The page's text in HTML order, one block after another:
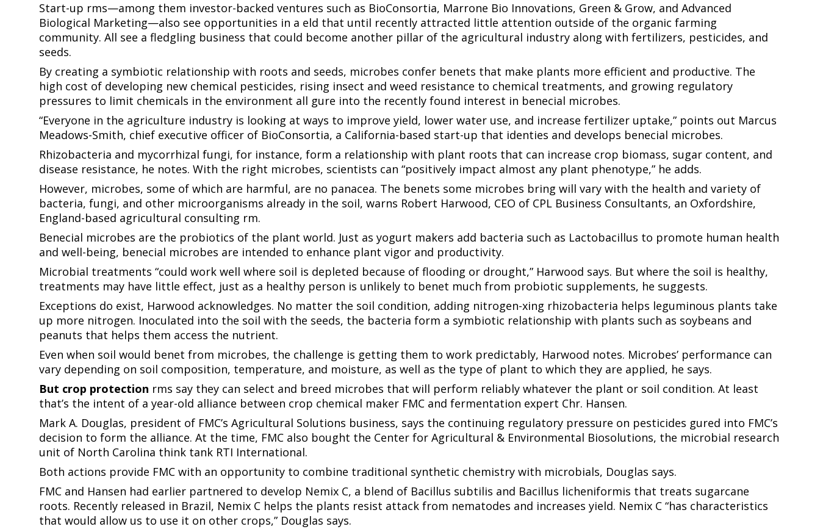
Start-up firms—among them investor-backed ventures such as BioConsortia, Marrone Bio Innovations, Green & Grow, and Advanced
Biological Marketing—also see opportunities in a field that until recently attracted little attention outside of the organic farming
community. All see a fledgling business that could become another pillar of the agricultural industry along with fertilizers, pesticides, and
seeds.​​​​‌ ‍ ​‍​‍‌‍ ‌ ​‍‌‍‍‌‌‍‌ ‌‍‍‌‌‍ ‍​‍​‍​ ‍‍​‍​‍‌ ​ ‌‍​‌‌‍ ‍‌‍‍‌‌ ‌​‌ ‍‌​‍ ‍‌‍‍‌‌‍ ​‍​‍​‍ ​​‍​‍‌‍‍​‌ ​‍‌‍‌‌‌‍‌‍​‍​‍​ ‍‍​‍​‍​‍ ‌ ​ ‌ ‌​‌ ‌‌‌‍‌​‌‍‍‌‌‍ ​‍ ‌‍‍‌‌‍ ‍‌ ‌​‌‍‌‌‌‍ ‍‌ ‌​​‍ ‌‍‌‌‌‍‌​‌‍‍‌‌ ‌​​‍ ‌‍ ‌‌‍ ‌‍‌​‌‍‌‌​ ‌‌ ​​‌ ​‍‌‍‌‌‌ ​ ‌‍‌‌‌‍ ‍‌ ‌​‌‍​‌‌ ‌​‌‍‍‌‌‍ ‌‍ ‍​ ‍ ‌‍‍‌‌‍‌​​ ‌‌ ​​‌‍ ‌ ​ ‌ ‌​​‍ ‍‌ ​ ‌‍​‌​‍ ‍‌‍‌ ‌ ​‍‌‍ ‌ ‌ ‌‍‍‌‌‍ ‍‌‍‌ ​‍ ‌‌ ​​‌ ​‍‌‍ ‌‍‌‍‌‍‍‌‌ ‌​‌ ​ ​‍ ‌‌ ‌ ‌‍‍‌‌ ‌​‌‍‍​​‍ ‌‌‍ ‌‌‍‍‌‌‍​ ‌ ​‍‌‍ ‌‍​‍‌‍‌‌‌ ​ ​ ‍ ‌ ‌​‌ ‍‌‌ ​​‌‍‌‌​ ‌‌ ​​‌‍ ‌ ​ ‌ ‌​​ ‍ ‌ ​​‌‍​‌‌ ‌​‌‍‍​​ ‌‌‍​‍‌‍ ‌‍‌​‌ ‍‌​‍‌‌​ ‌‌‌​​‍‌‌ ‌‍‍ ‌‍‌‌‌ ‍‌​‍‌‌​ ​ ‌​‌​​‍‌‌​ ​ ‌​‌​​‍‌‌​ ​‍​ ​‍​ ​​‌‍​ ​ ​‍‌‍‌‌​ ​‍‌‍​‌​ ​‌​ ‍​‌‍​‌‌‍‌​​ ​‌​ ‌ ​‍‌‌​ ​‍​ ​‍​‍‌‌​ ‌‌‌​‌​​‍ ‍‌‍​ ‌‍‍​‌‍‍‌‌‍ ​‌‍‌​‌ ​‍‌‍‌‌‌‍ ‍​‍‌‌​ ‌‌‌​​‍‌‌ ‌‍‍ ‌‍‌‌‌ ‍‌​‍‌‌​ ​ ‌​‌​​‍‌‌​ ​ ‌​‌​​‍‌‌​ ​‍​ ​‍​ ‌‍​ ​‍​ ‌‍​ ‌​​ ‌ ​ ‌‌​ ‌‍​ ‌‌​ ‍‌‌‍‌‍‌‍​ ‌‍‌‌​ ​​​‍‌‌​ ​‍​ ​‍​‍‌‌​ ‌‌‌​‌​​‍ ‍‌ ‌​‌‍‌‌‌ ‍​‌ ‌​​ ‌‍​‍‌‍​‌‌ ​ ‌‍‌‌‌‌‌‌‌ ​‍‌‍ ​​ ‌​‍‌‌​ ​‍‌​‌‍‌ ​ ‌ ‌​‌ ‌‌‌‍‌​‌‍‍‌‌‍ ​‍‌‍‌‍‍‌‌‍‌​​ ‌‌ ​​‌‍ ‌ ​ ‌ ‌​​‍ ‍‌ ​ ‌‍​‌​‍ ‍‌‍‌ ‌ ​‍‌‍ ‌ ‌ ‌‍‍‌‌‍ ‍‌‍‌ ​‍ ‌‌ ​​‌ ​‍‌‍ ‌‍‌‍‌‍‍‌‌ ‌​‌ ​ ​‍ ‌‌ ‌ ‌‍‍‌‌ ‌​‌‍‍​​‍ ‌‌‍ ‌‌‍‍‌‌‍​ ‌ ​‍‌‍ ‌‍​‍‌‍‌‌‌ ​ ​‍‌‍‌ ‌​‌ ‍‌‌ ​​‌‍‌‌​ ‌‌ ​​‌‍ ‌ ​ ‌ ‌​​‍‌‍‌ ​​‌‍​‌‌ ‌​‌‍‍​​ ‌‌‍​‍‌‍ ‌‍‌​‌ ‍‌​‍‌‌​ ‌‌‌​​‍‌‌ ‌‍‍ ‌‍‌‌‌ ‍‌​‍‌‌​ ​ ‌​‌​​‍‌‌​ ​ ‌​‌​​‍‌‌​ ​‍​ ​‍​ ​​‌‍​ ​ ​‍‌‍‌‌​ ​‍‌‍​‌​ ​‌​ ‍​‌‍​‌‌‍‌​​ ​‌​ ‌ ​‍‌‌​ ​‍​ ​‍​‍‌‌​ ‌‌‌​‌​​‍ ‍‌‍​ ‌‍‍​‌‍‍‌‌‍ ​‌‍‌​‌ ​‍‌‍‌‌‌‍ ‍​‍‌‌​ ‌‌‌​​‍‌‌ ‌‍‍ ‌‍‌‌‌ ‍‌​‍‌‌​ ​ ‌​‌​​‍‌‌​ ​ ‌​‌​​‍‌‌​ ​‍​ ​‍​ ‌‍​ ​‍​ ‌‍​ ‌​​ ‌ ​ ‌‌​ ‌‍​ ‌‌​ ‍‌‌‍‌‍‌‍​ ‌‍‌‌​ ​​​‍‌‌​ ​‍​ ​‍​‍‌‌​ ‌‌‌​‌​​‍ ‍‌ ‌​‌‍‌‌‌ ‍​‌ ‌​​‍‌‍‌ ​​‌‍‌‌‌ ​‍‌ ​ ‌ ​​‌‍‌‌‌‍​ ‌ ‌​‌‍‍‌‌ ‌‍‌‍‌‌​ ‌‌ ​​‌ ‌‌‌‍​‍‌‍ ​‌‍‍‌‌ ​ ‌‍‍​‌‍‌‌‌‍‌​​‍​‍‌ ‌
By creating a symbiotic relationship with roots and seeds, microbes confer benefits that make plants more efficient and productive. The
high cost of developing new chemical pesticides, rising insect and weed resistance to chemical treatments, and growing regulatory
pressures to limit chemicals in the environment all figure into the recently found interest in beneficial microbes.​​​​‌ ‍ ​‍​‍‌‍ ‌ ​‍‌‍‍‌‌‍‌ ‌‍‍‌‌‍ ‍​‍​‍​ ‍‍​‍​‍‌ ​ ‌‍​‌‌‍ ‍‌‍‍‌‌ ‌​‌ ‍‌​‍ ‍‌‍‍‌‌‍ ​‍​‍​‍ ​​‍​‍‌‍‍​‌ ​‍‌‍‌‌‌‍‌‍​‍​‍​ ‍‍​‍​‍​‍ ‌ ​ ‌ ‌​‌ ‌‌‌‍‌​‌‍‍‌‌‍ ​‍ ‌‍‍‌‌‍ ‍‌ ‌​‌‍‌‌‌‍ ‍‌ ‌​​‍ ‌‍‌‌‌‍‌​‌‍‍‌‌ ‌​​‍ ‌‍ ‌‌‍ ‌‍‌​‌‍‌‌​ ‌‌ ​​‌ ​‍‌‍‌‌‌ ​ ‌‍‌‌‌‍ ‍‌ ‌​‌‍​‌‌ ‌​‌‍‍‌‌‍ ‌‍ ‍​ ‍ ‌‍‍‌‌‍‌​​ ‌‌ ​​‌‍ ‌ ​ ‌ ‌​​‍ ‍‌ ​ ‌‍​‌​‍ ‍‌‍‌ ‌ ​‍‌‍ ‌ ‌ ‌‍‍‌‌‍ ‍‌‍‌ ​‍ ‌‌ ​​‌ ​‍‌‍ ‌‍‌‍‌‍‍‌‌ ‌​‌ ​ ​‍ ‌‌ ‌ ‌‍‍‌‌ ‌​‌‍‍​​‍ ‌‌‍ ‌‌‍‍‌‌‍​ ‌ ​‍‌‍ ‌‍​‍‌‍‌‌‌ ​ ​ ‍ ‌ ‌​‌ ‍‌‌ ​​‌‍‌‌​ ‌‌ ​​‌‍ ‌ ​ ‌ ‌​​ ‍ ‌ ​​‌‍​‌‌ ‌​‌‍‍​​ ‌‌‍​‍‌‍ ‌‍‌​‌ ‍‌​‍‌‌​ ‌‌‌​​‍‌‌ ‌‍‍ ‌‍‌‌‌ ‍‌​‍‌‌​ ​ ‌​‌​​‍‌‌​ ​ ‌​‌​​‍‌‌​ ​‍​ ​‍​ ‍‌‌‍‌​​ ‍‌​ ​‍​ ​ ​ ‌‌​ ‌‍​ ‌‍​ ​‌​ ​​​ ‍​​ ‌ ​‍‌‌​ ​‍​ ​‍​‍‌‌​ ‌‌‌​‌​​‍ ‍‌‍​ ‌‍‍​‌‍‍‌‌‍ ​‌‍‌​‌ ​‍‌‍‌‌‌‍ ‍​‍‌‌​ ‌‌‌​​‍‌‌ ‌‍‍ ‌‍‌‌‌ ‍‌​‍‌‌​ ​ ‌​‌​​‍‌‌​ ​ ‌​‌​​‍‌‌​ ​‍​ ​‍​ ‍​​ ​‍‌‍‌​​ ‌‍​ ‍‌‌‍‌‍‌‍​‍‌‍​‌‌‍​‍​ ‌‍‌‍​‌​ ‌‍​ ​​​‍‌‌​ ​‍​ ​‍​‍‌‌​ ‌‌‌​‌​​‍ ‍‌ ‌​‌‍‌‌‌ ‍​‌ ‌​​ ‌‍​‍‌‍​‌‌ ​ ‌‍‌‌‌‌‌‌‌ ​‍‌‍ ​​ ‌​‍‌‌​ ​‍‌​‌‍‌ ​ ‌ ‌​‌ ‌‌‌‍‌​‌‍‍‌‌‍ ​‍‌‍‌‍‍‌‌‍‌​​ ‌‌ ​​‌‍ ‌ ​ ‌ ‌​​‍ ‍‌ ​ ‌‍​‌​‍ ‍‌‍‌ ‌ ​‍‌‍ ‌ ‌ ‌‍‍‌‌‍ ‍‌‍‌ ​‍ ‌‌ ​​‌ ​‍‌‍ ‌‍‌‍‌‍‍‌‌ ‌​‌ ​ ​‍ ‌‌ ‌ ‌‍‍‌‌ ‌​‌‍‍​​‍ ‌‌‍ ‌‌‍‍‌‌‍​ ‌ ​‍‌‍ ‌‍​‍‌‍‌‌‌ ​ ​‍‌‍‌ ‌​‌ ‍‌‌ ​​‌‍‌‌​ ‌‌ ​​‌‍ ‌ ​ ‌ ‌​​‍‌‍‌ ​​‌‍​‌‌ ‌​‌‍‍​​ ‌‌‍​‍‌‍ ‌‍‌​‌ ‍‌​‍‌‌​ ‌‌‌​​‍‌‌ ‌‍‍ ‌‍‌‌‌ ‍‌​‍‌‌​ ​ ‌​‌​​‍‌‌​ ​ ‌​‌​​‍‌‌​ ​‍​ ​‍​ ‍‌‌‍‌​​ ‍‌​ ​‍​ ​ ​ ‌‌​ ‌‍​ ‌‍​ ​‌​ ​​​ ‍​​ ‌ ​‍‌‌​ ​‍​ ​‍​‍‌‌​ ‌‌‌​‌​​‍ ‍‌‍​ ‌‍‍​‌‍‍‌‌‍ ​‌‍‌​‌ ​‍‌‍‌‌‌‍ ‍​‍‌‌​ ‌‌‌​​‍‌‌ ‌‍‍ ‌‍‌‌‌ ‍‌​‍‌‌​ ​ ‌​‌​​‍‌‌​ ​ ‌​‌​​‍‌‌​ ​‍​ ​‍​ ‍​​ ​‍‌‍‌​​ ‌‍​ ‍‌‌‍‌‍‌‍​‍‌‍​‌‌‍​‍​ ‌‍‌‍​‌​ ‌‍​ ​​​‍‌‌​ ​‍​ ​‍​‍‌‌​ ‌‌‌​‌​​‍ ‍‌ ‌​‌‍‌‌‌ ‍​‌ ‌​​‍‌‍‌ ​​‌‍‌‌‌ ​‍‌ ​ ‌ ​​‌‍‌‌‌‍​ ‌ ‌​‌‍‍‌‌ ‌‍‌‍‌‌​ ‌‌ ​​‌ ‌‌‌‍​‍‌‍ ​‌‍‍‌‌ ​ ‌‍‍​‌‍‌‌‌‍‌​​‍​‍‌ ‌
“Everyone in the agriculture industry is looking at ways to improve yield, lower water use, and increase fertilizer uptake,” points out Marcus
Meadows-Smith, chief executive officer of BioConsortia, a California-based start-up that identifies and develops beneficial microbes.​​​​‌ ‍ ​‍​‍‌‍ ‌ ​‍‌‍‍‌‌‍‌ ‌‍‍‌‌‍ ‍​‍​‍​ ‍‍​‍​‍‌ ​ ‌‍​‌‌‍ ‍‌‍‍‌‌ ‌​‌ ‍‌​‍ ‍‌‍‍‌‌‍ ​‍​‍​‍ ​​‍​‍‌‍‍​‌ ​‍‌‍‌‌‌‍‌‍​‍​‍​ ‍‍​‍​‍​‍ ‌ ​ ‌ ‌​‌ ‌‌‌‍‌​‌‍‍‌‌‍ ​‍ ‌‍‍‌‌‍ ‍‌ ‌​‌‍‌‌‌‍ ‍‌ ‌​​‍ ‌‍‌‌‌‍‌​‌‍‍‌‌ ‌​​‍ ‌‍ ‌‌‍ ‌‍‌​‌‍‌‌​ ‌‌ ​​‌ ​‍‌‍‌‌‌ ​ ‌‍‌‌‌‍ ‍‌ ‌​‌‍​‌‌ ‌​‌‍‍‌‌‍ ‌‍ ‍​ ‍ ‌‍‍‌‌‍‌​​ ‌‌ ​​‌‍ ‌ ​ ‌ ‌​​‍ ‍‌ ​ ‌‍​‌​‍ ‍‌‍‌ ‌ ​‍‌‍ ‌ ‌ ‌‍‍‌‌‍ ‍‌‍‌ ​‍ ‌‌ ​​‌ ​‍‌‍ ‌‍‌‍‌‍‍‌‌ ‌​‌ ​ ​‍ ‌‌ ‌ ‌‍‍‌‌ ‌​‌‍‍​​‍ ‌‌‍ ‌‌‍‍‌‌‍​ ‌ ​‍‌‍ ‌‍​‍‌‍‌‌‌ ​ ​ ‍ ‌ ‌​‌ ‍‌‌ ​​‌‍‌‌​ ‌‌ ​​‌‍ ‌ ​ ‌ ‌​​ ‍ ‌ ​​‌‍​‌‌ ‌​‌‍‍​​ ‌‌‍​‍‌‍ ‌‍‌​‌ ‍‌​‍‌‌​ ‌‌‌​​‍‌‌ ‌‍‍ ‌‍‌‌‌ ‍‌​‍‌‌​ ​ ‌​‌​​‍‌‌​ ​ ‌​‌​​‍‌‌​ ​‍​ ​‍‌‍‌‍‌‍‌‌‌‍‌​​ ‍‌‌‍‌‍​ ‌ ‌‍‌​​ ‍‌​ ‌‍​ ​‍‌‍​ ​ ​‍​‍‌‌​ ​‍​ ​‍​‍‌‌​ ‌‌‌​‌​​‍ ‍‌‍​ ‌‍‍​‌‍‍‌‌‍ ​‌‍‌​‌ ​‍‌‍‌‌‌‍ ‍​‍‌‌​ ‌‌‌​​‍‌‌ ‌‍‍ ‌‍‌‌‌ ‍‌​‍‌‌​ ​ ‌​‌​​‍‌‌​ ​ ‌​‌​​‍‌‌​ ​‍​ ​‍​ ​‌​ ​ ​ ‍‌​ ​ ‌‍‌​​ ​ ​ ‍‌​ ​‌​ ​​​ ‍​​ ‌‌​ ​‍​ ​​​‍‌‌​ ​‍​ ​‍​‍‌‌​ ‌‌‌​‌​​‍ ‍‌ ‌​‌‍‌‌‌ ‍​‌ ‌​​ ‌‍​‍‌‍​‌‌ ​ ‌‍‌‌‌‌‌‌‌ ​‍‌‍ ​​ ‌​‍‌‌​ ​‍‌​‌‍‌ ​ ‌ ‌​‌ ‌‌‌‍‌​‌‍‍‌‌‍ ​‍‌‍‌‍‍‌‌‍‌​​ ‌‌ ​​‌‍ ‌ ​ ‌ ‌​​‍ ‍‌ ​ ‌‍​‌​‍ ‍‌‍‌ ‌ ​‍‌‍ ‌ ‌ ‌‍‍‌‌‍ ‍‌‍‌ ​‍ ‌‌ ​​‌ ​‍‌‍ ‌‍‌‍‌‍‍‌‌ ‌​‌ ​ ​‍ ‌‌ ‌ ‌‍‍‌‌ ‌​‌‍‍​​‍ ‌‌‍ ‌‌‍‍‌‌‍​ ‌ ​‍‌‍ ‌‍​‍‌‍‌‌‌ ​ ​‍‌‍‌ ‌​‌ ‍‌‌ ​​‌‍‌‌​ ‌‌ ​​‌‍ ‌ ​ ‌ ‌​​‍‌‍‌ ​​‌‍​‌‌ ‌​‌‍‍​​ ‌‌‍​‍‌‍ ‌‍‌​‌ ‍‌​‍‌‌​ ‌‌‌​​‍‌‌ ‌‍‍ ‌‍‌‌‌ ‍‌​‍‌‌​ ​ ‌​‌​​‍‌‌​ ​ ‌​‌​​‍‌‌​ ​‍​ ​‍‌‍‌‍‌‍‌‌‌‍‌​​ ‍‌‌‍‌‍​ ‌ ‌‍‌​​ ‍‌​ ‌‍​ ​‍‌‍​ ​ ​‍​‍‌‌​ ​‍​ ​‍​‍‌‌​ ‌‌‌​‌​​‍ ‍‌‍​ ‌‍‍​‌‍‍‌‌‍ ​‌‍‌​‌ ​‍‌‍‌‌‌‍ ‍​‍‌‌​ ‌‌‌​​‍‌‌ ‌‍‍ ‌‍‌‌‌ ‍‌​‍‌‌​ ​ ‌​‌​​‍‌‌​ ​ ‌​‌​​‍‌‌​ ​‍​ ​‍​ ​‌​ ​ ​ ‍‌​ ​ ‌‍‌​​ ​ ​ ‍‌​ ​‌​ ​​​ ‍​​ ‌‌​ ​‍​ ​​​‍‌‌​ ​‍​ ​‍​‍‌‌​ ‌‌‌​‌​​‍ ‍‌ ‌​‌‍‌‌‌ ‍​‌ ‌​​‍‌‍‌ ​​‌‍‌‌‌ ​‍‌ ​ ‌ ​​‌‍‌‌‌‍​ ‌ ‌​‌‍‍‌‌ ‌‍‌‍‌‌​ ‌‌ ​​‌ ‌‌‌‍​‍‌‍ ​‌‍‍‌‌ ​ ‌‍‍​‌‍‌‌‌‍‌​​‍​‍‌ ‌
Rhizobacteria and mycorrhizal fungi, for instance, form a relationship with plant roots that can increase crop biomass, sugar content, and
disease resistance, he notes. With the right microbes, scientists can “positively impact almost any plant phenotype,” he adds.​​​​‌ ‍ ​‍​‍‌‍ ‌ ​‍‌‍‍‌‌‍‌ ‌‍‍‌‌‍ ‍​‍​‍​ ‍‍​‍​‍‌ ​ ‌‍​‌‌‍ ‍‌‍‍‌‌ ‌​‌ ‍‌​‍ ‍‌‍‍‌‌‍ ​‍​‍​‍ ​​‍​‍‌‍‍​‌ ​‍‌‍‌‌‌‍‌‍​‍​‍​ ‍‍​‍​‍​‍ ‌ ​ ‌ ‌​‌ ‌‌‌‍‌​‌‍‍‌‌‍ ​‍ ‌‍‍‌‌‍ ‍‌ ‌​‌‍‌‌‌‍ ‍‌ ‌​​‍ ‌‍‌‌‌‍‌​‌‍‍‌‌ ‌​​‍ ‌‍ ‌‌‍ ‌‍‌​‌‍‌‌​ ‌‌ ​​‌ ​‍‌‍‌‌‌ ​ ‌‍‌‌‌‍ ‍‌ ‌​‌‍​‌‌ ‌​‌‍‍‌‌‍ ‌‍ ‍​ ‍ ‌‍‍‌‌‍‌​​ ‌‌ ​​‌‍ ‌ ​ ‌ ‌​​‍ ‍‌ ​ ‌‍​‌​‍ ‍‌‍‌ ‌ ​‍‌‍ ‌ ‌ ‌‍‍‌‌‍ ‍‌‍‌ ​‍ ‌‌ ​​‌ ​‍‌‍ ‌‍‌‍‌‍‍‌‌ ‌​‌ ​ ​‍ ‌‌ ‌ ‌‍‍‌‌ ‌​‌‍‍​​‍ ‌‌‍ ‌‌‍‍‌‌‍​ ‌ ​‍‌‍ ‌‍​‍‌‍‌‌‌ ​ ​ ‍ ‌ ‌​‌ ‍‌‌ ​​‌‍‌‌​ ‌‌ ​​‌‍ ‌ ​ ‌ ‌​​ ‍ ‌ ​​‌‍​‌‌ ‌​‌‍‍​​ ‌‌‍​‍‌‍ ‌‍‌​‌ ‍‌​‍‌‌​ ‌‌‌​​‍‌‌ ‌‍‍ ‌‍‌‌‌ ‍‌​‍‌‌​ ​ ‌​‌​​‍‌‌​ ​ ‌​‌​​‍‌‌​ ​‍​ ​‍​ ​​‌‍‌‌​ ‍‌​ ‌‌‌‍​ ‌‍​ ​ ‍‌‌‍​ ​ ​‌​ ‌ ​ ​‍​ ‌​​‍‌‌​ ​‍​ ​‍​‍‌‌​ ‌‌‌​‌​​‍ ‍‌‍​ ‌‍‍​‌‍‍‌‌‍ ​‌‍‌​‌ ​‍‌‍‌‌‌‍ ‍​‍‌‌​ ‌‌‌​​‍‌‌ ‌‍‍ ‌‍‌‌‌ ‍‌​‍‌‌​ ​ ‌​‌​​‍‌‌​ ​ ‌​‌​​‍‌‌​ ​‍​ ​‍​ ‌‌​ ‌ ‌‍‌​‌‍‌​​ ​ ‌‍​ ‌‍‌‌​ ​‌​ ‌‍​ ​‍​ ​‍​ ‌‍​ ​​​‍‌‌​ ​‍​ ​‍​‍‌‌​ ‌‌‌​‌​​‍ ‍‌ ‌​‌‍‌‌‌ ‍​‌ ‌​​ ‌‍​‍‌‍​‌‌ ​ ‌‍‌‌‌‌‌‌‌ ​‍‌‍ ​​ ‌​‍‌‌​ ​‍‌​‌‍‌ ​ ‌ ‌​‌ ‌‌‌‍‌​‌‍‍‌‌‍ ​‍‌‍‌‍‍‌‌‍‌​​ ‌‌ ​​‌‍ ‌ ​ ‌ ‌​​‍ ‍‌ ​ ‌‍​‌​‍ ‍‌‍‌ ‌ ​‍‌‍ ‌ ‌ ‌‍‍‌‌‍ ‍‌‍‌ ​‍ ‌‌ ​​‌ ​‍‌‍ ‌‍‌‍‌‍‍‌‌ ‌​‌ ​ ​‍ ‌‌ ‌ ‌‍‍‌‌ ‌​‌‍‍​​‍ ‌‌‍ ‌‌‍‍‌‌‍​ ‌ ​‍‌‍ ‌‍​‍‌‍‌‌‌ ​ ​‍‌‍‌ ‌​‌ ‍‌‌ ​​‌‍‌‌​ ‌‌ ​​‌‍ ‌ ​ ‌ ‌​​‍‌‍‌ ​​‌‍​‌‌ ‌​‌‍‍​​ ‌‌‍​‍‌‍ ‌‍‌​‌ ‍‌​‍‌‌​ ‌‌‌​​‍‌‌ ‌‍‍ ‌‍‌‌‌ ‍‌​‍‌‌​ ​ ‌​‌​​‍‌‌​ ​ ‌​‌​​‍‌‌​ ​‍​ ​‍​ ​​‌‍‌‌​ ‍‌​ ‌‌‌‍​ ‌‍​ ​ ‍‌‌‍​ ​ ​‌​ ‌ ​ ​‍​ ‌​​‍‌‌​ ​‍​ ​‍​‍‌‌​ ‌‌‌​‌​​‍ ‍‌‍​ ‌‍‍​‌‍‍‌‌‍ ​‌‍‌​‌ ​‍‌‍‌‌‌‍ ‍​‍‌‌​ ‌‌‌​​‍‌‌ ‌‍‍ ‌‍‌‌‌ ‍‌​‍‌‌​ ​ ‌​‌​​‍‌‌​ ​ ‌​‌​​‍‌‌​ ​‍​ ​‍​ ‌‌​ ‌ ‌‍‌​‌‍‌​​ ​ ‌‍​ ‌‍‌‌​ ​‌​ ‌‍​ ​‍​ ​‍​ ‌‍​ ​​​‍‌‌​ ​‍​ ​‍​‍‌‌​ ‌‌‌​‌​​‍ ‍‌ ‌​‌‍‌‌‌ ‍​‌ ‌​​‍‌‍‌ ​​‌‍‌‌‌ ​‍‌ ​ ‌ ​​‌‍‌‌‌‍​ ‌ ‌​‌‍‍‌‌ ‌‍‌‍‌‌​ ‌‌ ​​‌ ‌‌‌‍​‍‌‍ ​‌‍‍‌‌ ​ ‌‍‍​‌‍‌‌‌‍‌​​‍​‍‌ ‌
However, microbes, some of which are harmful, are no panacea. The benefits some microbes bring will vary with the health and variety of
bacteria, fungi, and other microorganisms already in the soil, warns Robert Harwood, CEO of CPL Business Consultants, an Oxfordshire,
England-based agricultural consulting firm.​​​​‌ ‍ ​‍​‍‌‍ ‌ ​‍‌‍‍‌‌‍‌ ‌‍‍‌‌‍ ‍​‍​‍​ ‍‍​‍​‍‌ ​ ‌‍​‌‌‍ ‍‌‍‍‌‌ ‌​‌ ‍‌​‍ ‍‌‍‍‌‌‍ ​‍​‍​‍ ​​‍​‍‌‍‍​‌ ​‍‌‍‌‌‌‍‌‍​‍​‍​ ‍‍​‍​‍​‍ ‌ ​ ‌ ‌​‌ ‌‌‌‍‌​‌‍‍‌‌‍ ​‍ ‌‍‍‌‌‍ ‍‌ ‌​‌‍‌‌‌‍ ‍‌ ‌​​‍ ‌‍‌‌‌‍‌​‌‍‍‌‌ ‌​​‍ ‌‍ ‌‌‍ ‌‍‌​‌‍‌‌​ ‌‌ ​​‌ ​‍‌‍‌‌‌ ​ ‌‍‌‌‌‍ ‍‌ ‌​‌‍​‌‌ ‌​‌‍‍‌‌‍ ‌‍ ‍​ ‍ ‌‍‍‌‌‍‌​​ ‌‌ ​​‌‍ ‌ ​ ‌ ‌​​‍ ‍‌ ​ ‌‍​‌​‍ ‍‌‍‌ ‌ ​‍‌‍ ‌ ‌ ‌‍‍‌‌‍ ‍‌‍‌ ​‍ ‌‌ ​​‌ ​‍‌‍ ‌‍‌‍‌‍‍‌‌ ‌​‌ ​ ​‍ ‌‌ ‌ ‌‍‍‌‌ ‌​‌‍‍​​‍ ‌‌‍ ‌‌‍‍‌‌‍​ ‌ ​‍‌‍ ‌‍​‍‌‍‌‌‌ ​ ​ ‍ ‌ ‌​‌ ‍‌‌ ​​‌‍‌‌​ ‌‌ ​​‌‍ ‌ ​ ‌ ‌​​ ‍ ‌ ​​‌‍​‌‌ ‌​‌‍‍​​ ‌‌‍​‍‌‍ ‌‍‌​‌ ‍‌​‍‌‌​ ‌‌‌​​‍‌‌ ‌‍‍ ‌‍‌‌‌ ‍‌​‍‌‌​ ​ ‌​‌​​‍‌‌​ ​ ‌​‌​​‍‌‌​ ​‍​ ​‍​ ​‌​ ​ ​ ‌‍​ ‍‌​ ‌‍​ ​‍​ ‌‍‌‍‌​‌‍‌‍​ ‌​‌‍‌‍​ ‌‍​‍‌‌​ ​‍​ ​‍​‍‌‌​ ‌‌‌​‌​​‍ ‍‌‍​ ‌‍‍​‌‍‍‌‌‍ ​‌‍‌​‌ ​‍‌‍‌‌‌‍ ‍​‍‌‌​ ‌‌‌​​‍‌‌ ‌‍‍ ‌‍‌‌‌ ‍‌​‍‌‌​ ​ ‌​‌​​‍‌‌​ ​ ‌​‌​​‍‌‌​ ​‍​ ​‍‌‍‌​​ ‍‌‌‍​ ​ ‌‌‌‍​‍​ ‌‌​ ‍​​ ‌‌​ ​‍‌‍‌‌​ ​​​ ​ ​ ​​​‍‌‌​ ​‍​ ​‍​‍‌‌​ ‌‌‌​‌​​‍ ‍‌ ‌​‌‍‌‌‌ ‍​‌ ‌​​ ‌‍​‍‌‍​‌‌ ​ ‌‍‌‌‌‌‌‌‌ ​‍‌‍ ​​ ‌​‍‌‌​ ​‍‌​‌‍‌ ​ ‌ ‌​‌ ‌‌‌‍‌​‌‍‍‌‌‍ ​‍‌‍‌‍‍‌‌‍‌​​ ‌‌ ​​‌‍ ‌ ​ ‌ ‌​​‍ ‍‌ ​ ‌‍​‌​‍ ‍‌‍‌ ‌ ​‍‌‍ ‌ ‌ ‌‍‍‌‌‍ ‍‌‍‌ ​‍ ‌‌ ​​‌ ​‍‌‍ ‌‍‌‍‌‍‍‌‌ ‌​‌ ​ ​‍ ‌‌ ‌ ‌‍‍‌‌ ‌​‌‍‍​​‍ ‌‌‍ ‌‌‍‍‌‌‍​ ‌ ​‍‌‍ ‌‍​‍‌‍‌‌‌ ​ ​‍‌‍‌ ‌​‌ ‍‌‌ ​​‌‍‌‌​ ‌‌ ​​‌‍ ‌ ​ ‌ ‌​​‍‌‍‌ ​​‌‍​‌‌ ‌​‌‍‍​​ ‌‌‍​‍‌‍ ‌‍‌​‌ ‍‌​‍‌‌​ ‌‌‌​​‍‌‌ ‌‍‍ ‌‍‌‌‌ ‍‌​‍‌‌​ ​ ‌​‌​​‍‌‌​ ​ ‌​‌​​‍‌‌​ ​‍​ ​‍​ ​‌​ ​ ​ ‌‍​ ‍‌​ ‌‍​ ​‍​ ‌‍‌‍‌​‌‍‌‍​ ‌​‌‍‌‍​ ‌‍​‍‌‌​ ​‍​ ​‍​‍‌‌​ ‌‌‌​‌​​‍ ‍‌‍​ ‌‍‍​‌‍‍‌‌‍ ​‌‍‌​‌ ​‍‌‍‌‌‌‍ ‍​‍‌‌​ ‌‌‌​​‍‌‌ ‌‍‍ ‌‍‌‌‌ ‍‌​‍‌‌​ ​ ‌​‌​​‍‌‌​ ​ ‌​‌​​‍‌‌​ ​‍​ ​‍‌‍‌​​ ‍‌‌‍​ ​ ‌‌‌‍​‍​ ‌‌​ ‍​​ ‌‌​ ​‍‌‍‌‌​ ​​​ ​ ​ ​​​‍‌‌​ ​‍​ ​‍​‍‌‌​ ‌‌‌​‌​​‍ ‍‌ ‌​‌‍‌‌‌ ‍​‌ ‌​​‍‌‍‌ ​​‌‍‌‌‌ ​‍‌ ​ ‌ ​​‌‍‌‌‌‍​ ‌ ‌​‌‍‍‌‌ ‌‍‌‍‌‌​ ‌‌ ​​‌ ‌‌‌‍​‍‌‍ ​‌‍‍‌‌ ​ ‌‍‍​‌‍‌‌‌‍‌​​‍​‍‌ ‌
Beneficial microbes are the probiotics of the plant world. Just as yogurt makers add bacteria such as ​​​​‌ ‍ ​‍​‍‌‍ ‌ ​‍‌‍‍‌‌‍‌ ‌‍‍‌‌‍ ‍​‍​‍​ ‍‍​‍​‍‌ ​ ‌‍​‌‌‍ ‍‌‍‍‌‌ ‌​‌ ‍‌​‍ ‍‌‍‍‌‌‍ ​‍​‍​‍ ​​‍​‍‌‍‍​‌ ​‍‌‍‌‌‌‍‌‍​‍​‍​ ‍‍​‍​‍​‍ ‌ ​ ‌ ‌​‌ ‌‌‌‍‌​‌‍‍‌‌‍ ​‍ ‌‍‍‌‌‍ ‍‌ ‌​‌‍‌‌‌‍ ‍‌ ‌​​‍ ‌‍‌‌‌‍‌​‌‍‍‌‌ ‌​​‍ ‌‍ ‌‌‍ ‌‍‌​‌‍‌‌​ ‌‌ ​​‌ ​‍‌‍‌‌‌ ​ ‌‍‌‌‌‍ ‍‌ ‌​‌‍​‌‌ ‌​‌‍‍‌‌‍ ‌‍ ‍​ ‍ ‌‍‍‌‌‍‌​​ ‌‌ ​​‌‍ ‌ ​ ‌ ‌​​‍ ‍‌ ​ ‌‍​‌​‍ ‍‌‍‌ ‌ ​‍‌‍ ‌ ‌ ‌‍‍‌‌‍ ‍‌‍‌ ​‍ ‌‌ ​​‌ ​‍‌‍ ‌‍‌‍‌‍‍‌‌ ‌​‌ ​ ​‍ ‌‌ ‌ ‌‍‍‌‌ ‌​‌‍‍​​‍ ‌‌‍ ‌‌‍‍‌‌‍​ ‌ ​‍‌‍ ‌‍​‍‌‍‌‌‌ ​ ​ ‍ ‌ ‌​‌ ‍‌‌ ​​‌‍‌‌​ ‌‌ ​​‌‍ ‌ ​ ‌ ‌​​ ‍ ‌ ​​‌‍​‌‌ ‌​‌‍‍​​ ‌‌‍​‍‌‍ ‌‍‌​‌ ‍‌​‍‌‌​ ‌‌‌​​‍‌‌ ‌‍‍ ‌‍‌‌‌ ‍‌​‍‌‌​ ​ ‌​‌​​‍‌‌​ ​ ‌​‌​​‍‌‌​ ​‍​ ​‍‌‍​‌​ ‌ ​ ​ ​ ‌​​ ‌ ​ ‍​​ ‌‍​ ​ ​ ‌‍​ ​‍​ ‌‍‌‍​‌​‍‌‌​ ​‍​ ​‍​‍‌‌​ ‌‌‌​‌​​‍ ‍‌‍​ ‌‍‍​‌‍‍‌‌‍ ​‌‍‌​‌ ​‍‌‍‌‌‌‍ ‍​‍‌‌​ ‌‌‌​​‍‌‌ ‌‍‍ ‌‍‌‌‌ ‍‌​‍‌‌​ ​ ‌​‌​​‍‌‌​ ​ ‌​‌​​‍‌‌​ ​‍​ ​‍​ ​ ‌‍​‍​ ​​‌‍​‍​ ​ ‌‍​‍​ ​‍​ ‌‌​ ‌‌​ ‍‌​ ​‍‌‍​ ​ ​​​‍‌‌​ ​‍​ ​‍​‍‌‌​ ‌‌‌​‌​​‍ ‍‌ ‌​‌‍‌‌‌ ‍​‌ ‌​​ ‌‍​‍‌‍​‌‌ ​ ‌‍‌‌‌‌‌‌‌ ​‍‌‍ ​​ ‌​‍‌‌​ ​‍‌​‌‍‌ ​ ‌ ‌​‌ ‌‌‌‍‌​‌‍‍‌‌‍ ​‍‌‍‌‍‍‌‌‍‌​​ ‌‌ ​​‌‍ ‌ ​ ‌ ‌​​‍ ‍‌ ​ ‌‍​‌​‍ ‍‌‍‌ ‌ ​‍‌‍ ‌ ‌ ‌‍‍‌‌‍ ‍‌‍‌ ​‍ ‌‌ ​​‌ ​‍‌‍ ‌‍‌‍‌‍‍‌‌ ‌​‌ ​ ​‍ ‌‌ ‌ ‌‍‍‌‌ ‌​‌‍‍​​‍ ‌‌‍ ‌‌‍‍‌‌‍​ ‌ ​‍‌‍ ‌‍​‍‌‍‌‌‌ ​ ​‍‌‍‌ ‌​‌ ‍‌‌ ​​‌‍‌‌​ ‌‌ ​​‌‍ ‌ ​ ‌ ‌​​‍‌‍‌ ​​‌‍​‌‌ ‌​‌‍‍​​ ‌‌‍​‍‌‍ ‌‍‌​‌ ‍‌​‍‌‌​ ‌‌‌​​‍‌‌ ‌‍‍ ‌‍‌‌‌ ‍‌​‍‌‌​ ​ ‌​‌​​‍‌‌​ ​ ‌​‌​​‍‌‌​ ​‍​ ​‍‌‍​‌​ ‌ ​ ​ ​ ‌​​ ‌ ​ ‍​​ ‌‍​ ​ ​ ‌‍​ ​‍​ ‌‍‌‍​‌​‍‌‌​ ​‍​ ​‍​‍‌‌​ ‌‌‌​‌​​‍ ‍‌‍​ ‌‍‍​‌‍‍‌‌‍ ​‌‍‌​‌ ​‍‌‍‌‌‌‍ ‍​‍‌‌​ ‌‌‌​​‍‌‌ ‌‍‍ ‌‍‌‌‌ ‍‌​‍‌‌​ ​ ‌​‌​​‍‌‌​ ​ ‌​‌​​‍‌‌​ ​‍​ ​‍​ ​ ‌‍​‍​ ​​‌‍​‍​ ​ ‌‍​‍​ ​‍​ ‌‌​ ‌‌​ ‍‌​ ​‍‌‍​ ​ ​​​‍‌‌​ ​‍​ ​‍​‍‌‌​ ‌‌‌​‌​​‍ ‍‌ ‌​‌‍‌‌‌ ‍​‌ ‌​​‍‌‍‌ ​​‌‍‌‌‌ ​‍‌ ​ ‌ ​​‌‍‌‌‌‍​ ‌ ‌​‌‍‍‌‌ ‌‍‌‍‌‌​ ‌‌ ​​‌ ‌‌‌‍​‍‌‍ ​‌‍‍‌‌ ​ ‌‍‍​‌‍‌‌‌‍‌​​‍​‍‌ ‌ Lactobacillus​​​​‌ ‍ ​‍​‍‌‍ ‌ ​‍‌‍‍‌‌‍‌ ‌‍‍‌‌‍ ‍​‍​‍​ ‍‍​‍​‍‌ ​ ‌‍​‌‌‍ ‍‌‍‍‌‌ ‌​‌ ‍‌​‍ ‍‌‍‍‌‌‍ ​‍​‍​‍ ​​‍​‍‌‍‍​‌ ​‍‌‍‌‌‌‍‌‍​‍​‍​ ‍‍​‍​‍​‍ ‌ ​ ‌ ‌​‌ ‌‌‌‍‌​‌‍‍‌‌‍ ​‍ ‌‍‍‌‌‍ ‍‌ ‌​‌‍‌‌‌‍ ‍‌ ‌​​‍ ‌‍‌‌‌‍‌​‌‍‍‌‌ ‌​​‍ ‌‍ ‌‌‍ ‌‍‌​‌‍‌‌​ ‌‌ ​​‌ ​‍‌‍‌‌‌ ​ ‌‍‌‌‌‍ ‍‌ ‌​‌‍​‌‌ ‌​‌‍‍‌‌‍ ‌‍ ‍​ ‍ ‌‍‍‌‌‍‌​​ ‌‌ ​​‌‍ ‌ ​ ‌ ‌​​‍ ‍‌ ​ ‌‍​‌​‍ ‍‌‍‌ ‌ ​‍‌‍ ‌ ‌ ‌‍‍‌‌‍ ‍‌‍‌ ​‍ ‌‌ ​​‌ ​‍‌‍ ‌‍‌‍‌‍‍‌‌ ‌​‌ ​ ​‍ ‌‌ ‌ ‌‍‍‌‌ ‌​‌‍‍​​‍ ‌‌‍ ‌‌‍‍‌‌‍​ ‌ ​‍‌‍ ‌‍​‍‌‍‌‌‌ ​ ​ ‍ ‌ ‌​‌ ‍‌‌ ​​‌‍‌‌​ ‌‌ ​​‌‍ ‌ ​ ‌ ‌​​ ‍ ‌ ​​‌‍​‌‌ ‌​‌‍‍​​ ‌‌‍​‍‌‍ ‌‍‌​‌ ‍‌​‍‌‌​ ‌‌‌​​‍‌‌ ‌‍‍ ‌‍‌‌‌ ‍‌​‍‌‌​ ​ ‌​‌​​‍‌‌​ ​ ‌​‌​​‍‌‌​ ​‍​ ​‍‌‍​‌​ ‌ ​ ​ ​ ‌​​ ‌ ​ ‍​​ ‌‍​ ​ ​ ‌‍​ ​‍​ ‌‍‌‍​‌​‍‌‌​ ​‍​ ​‍​‍‌‌​ ‌‌‌​‌​​‍ ‍‌‍​ ‌‍‍​‌‍‍‌‌‍ ​‌‍‌​‌ ​‍‌‍‌‌‌‍ ‍​‍‌‌​ ‌‌‌​​‍‌‌ ‌‍‍ ‌‍‌‌‌ ‍‌​‍‌‌​ ​ ‌​‌​​‍‌‌​ ​ ‌​‌​​‍‌‌​ ​‍​ ​‍​ ​ ‌‍​‍​ ​​‌‍​‍​ ​ ‌‍​‍​ ​‍​ ‌‌​ ‌‌​ ‍‌​ ​‍‌‍​ ​ ​‌​‍‌‌​ ​‍​ ​‍​‍‌‌​ ‌‌‌​‌​​‍ ‍‌ ‌​‌‍‌‌‌ ‍​‌ ‌​​ ‌‍​‍‌‍​‌‌ ​ ‌‍‌‌‌‌‌‌‌ ​‍‌‍ ​​ ‌​‍‌‌​ ​‍‌​‌‍‌ ​ ‌ ‌​‌ ‌‌‌‍‌​‌‍‍‌‌‍ ​‍‌‍‌‍‍‌‌‍‌​​ ‌‌ ​​‌‍ ‌ ​ ‌ ‌​​‍ ‍‌ ​ ‌‍​‌​‍ ‍‌‍‌ ‌ ​‍‌‍ ‌ ‌ ‌‍‍‌‌‍ ‍‌‍‌ ​‍ ‌‌ ​​‌ ​‍‌‍ ‌‍‌‍‌‍‍‌‌ ‌​‌ ​ ​‍ ‌‌ ‌ ‌‍‍‌‌ ‌​‌‍‍​​‍ ‌‌‍ ‌‌‍‍‌‌‍​ ‌ ​‍‌‍ ‌‍​‍‌‍‌‌‌ ​ ​‍‌‍‌ ‌​‌ ‍‌‌ ​​‌‍‌‌​ ‌‌ ​​‌‍ ‌ ​ ‌ ‌​​‍‌‍‌ ​​‌‍​‌‌ ‌​‌‍‍​​ ‌‌‍​‍‌‍ ‌‍‌​‌ ‍‌​‍‌‌​ ‌‌‌​​‍‌‌ ‌‍‍ ‌‍‌‌‌ ‍‌​‍‌‌​ ​ ‌​‌​​‍‌‌​ ​ ‌​‌​​‍‌‌​ ​‍​ ​‍‌‍​‌​ ‌ ​ ​ ​ ‌​​ ‌ ​ ‍​​ ‌‍​ ​ ​ ‌‍​ ​‍​ ‌‍‌‍​‌​‍‌‌​ ​‍​ ​‍​‍‌‌​ ‌‌‌​‌​​‍ ‍‌‍​ ‌‍‍​‌‍‍‌‌‍ ​‌‍‌​‌ ​‍‌‍‌‌‌‍ ‍​‍‌‌​ ‌‌‌​​‍‌‌ ‌‍‍ ‌‍‌‌‌ ‍‌​‍‌‌​ ​ ‌​‌​​‍‌‌​ ​ ‌​‌​​‍‌‌​ ​‍​ ​‍​ ​ ‌‍​‍​ ​​‌‍​‍​ ​ ‌‍​‍​ ​‍​ ‌‌​ ‌‌​ ‍‌​ ​‍‌‍​ ​ ​‌​‍‌‌​ ​‍​ ​‍​‍‌‌​ ‌‌‌​‌​​‍ ‍‌ ‌​‌‍‌‌‌ ‍​‌ ‌​​‍‌‍‌ ​​‌‍‌‌‌ ​‍‌ ​ ‌ ​​‌‍‌‌‌‍​ ‌ ‌​‌‍‍‌‌ ‌‍‌‍‌‌​ ‌‌ ​​‌ ‌‌‌‍​‍‌‍ ​‌‍‍‌‌ ​ ‌‍‍​‌‍‌‌‌‍‌​​‍​‍‌ ‌ to promote human health
and well-being, beneficial microbes are intended to enhance plant vigor and productivity.​​​​‌ ‍ ​‍​‍‌‍ ‌ ​‍‌‍‍‌‌‍‌ ‌‍‍‌‌‍ ‍​‍​‍​ ‍‍​‍​‍‌ ​ ‌‍​‌‌‍ ‍‌‍‍‌‌ ‌​‌ ‍‌​‍ ‍‌‍‍‌‌‍ ​‍​‍​‍ ​​‍​‍‌‍‍​‌ ​‍‌‍‌‌‌‍‌‍​‍​‍​ ‍‍​‍​‍​‍ ‌ ​ ‌ ‌​‌ ‌‌‌‍‌​‌‍‍‌‌‍ ​‍ ‌‍‍‌‌‍ ‍‌ ‌​‌‍‌‌‌‍ ‍‌ ‌​​‍ ‌‍‌‌‌‍‌​‌‍‍‌‌ ‌​​‍ ‌‍ ‌‌‍ ‌‍‌​‌‍‌‌​ ‌‌ ​​‌ ​‍‌‍‌‌‌ ​ ‌‍‌‌‌‍ ‍‌ ‌​‌‍​‌‌ ‌​‌‍‍‌‌‍ ‌‍ ‍​ ‍ ‌‍‍‌‌‍‌​​ ‌‌ ​​‌‍ ‌ ​ ‌ ‌​​‍ ‍‌ ​ ‌‍​‌​‍ ‍‌‍‌ ‌ ​‍‌‍ ‌ ‌ ‌‍‍‌‌‍ ‍‌‍‌ ​‍ ‌‌ ​​‌ ​‍‌‍ ‌‍‌‍‌‍‍‌‌ ‌​‌ ​ ​‍ ‌‌ ‌ ‌‍‍‌‌ ‌​‌‍‍​​‍ ‌‌‍ ‌‌‍‍‌‌‍​ ‌ ​‍‌‍ ‌‍​‍‌‍‌‌‌ ​ ​ ‍ ‌ ‌​‌ ‍‌‌ ​​‌‍‌‌​ ‌‌ ​​‌‍ ‌ ​ ‌ ‌​​ ‍ ‌ ​​‌‍​‌‌ ‌​‌‍‍​​ ‌‌‍​‍‌‍ ‌‍‌​‌ ‍‌​‍‌‌​ ‌‌‌​​‍‌‌ ‌‍‍ ‌‍‌‌‌ ‍‌​‍‌‌​ ​ ‌​‌​​‍‌‌​ ​ ‌​‌​​‍‌‌​ ​‍​ ​‍‌‍​‌​ ‌ ​ ​ ​ ‌​​ ‌ ​ ‍​​ ‌‍​ ​ ​ ‌‍​ ​‍​ ‌‍‌‍​‌​‍‌‌​ ​‍​ ​‍​‍‌‌​ ‌‌‌​‌​​‍ ‍‌‍​ ‌‍‍​‌‍‍‌‌‍ ​‌‍‌​‌ ​‍‌‍‌‌‌‍ ‍​‍‌‌​ ‌‌‌​​‍‌‌ ‌‍‍ ‌‍‌‌‌ ‍‌​‍‌‌​ ​ ‌​‌​​‍‌‌​ ​ ‌​‌​​‍‌‌​ ​‍​ ​‍​ ​ ‌‍​‍​ ​​‌‍​‍​ ​ ‌‍​‍​ ​‍​ ‌‌​ ‌‌​ ‍‌​ ​‍‌‍​ ​ ​‍​‍‌‌​ ​‍​ ​‍​‍‌‌​ ‌‌‌​‌​​‍ ‍‌ ‌​‌‍‌‌‌ ‍​‌ ‌​​ ‌‍​‍‌‍​‌‌ ​ ‌‍‌‌‌‌‌‌‌ ​‍‌‍ ​​ ‌​‍‌‌​ ​‍‌​‌‍‌ ​ ‌ ‌​‌ ‌‌‌‍‌​‌‍‍‌‌‍ ​‍‌‍‌‍‍‌‌‍‌​​ ‌‌ ​​‌‍ ‌ ​ ‌ ‌​​‍ ‍‌ ​ ‌‍​‌​‍ ‍‌‍‌ ‌ ​‍‌‍ ‌ ‌ ‌‍‍‌‌‍ ‍‌‍‌ ​‍ ‌‌ ​​‌ ​‍‌‍ ‌‍‌‍‌‍‍‌‌ ‌​‌ ​ ​‍ ‌‌ ‌ ‌‍‍‌‌ ‌​‌‍‍​​‍ ‌‌‍ ‌‌‍‍‌‌‍​ ‌ ​‍‌‍ ‌‍​‍‌‍‌‌‌ ​ ​‍‌‍‌ ‌​‌ ‍‌‌ ​​‌‍‌‌​ ‌‌ ​​‌‍ ‌ ​ ‌ ‌​​‍‌‍‌ ​​‌‍​‌‌ ‌​‌‍‍​​ ‌‌‍​‍‌‍ ‌‍‌​‌ ‍‌​‍‌‌​ ‌‌‌​​‍‌‌ ‌‍‍ ‌‍‌‌‌ ‍‌​‍‌‌​ ​ ‌​‌​​‍‌‌​ ​ ‌​‌​​‍‌‌​ ​‍​ ​‍‌‍​‌​ ‌ ​ ​ ​ ‌​​ ‌ ​ ‍​​ ‌‍​ ​ ​ ‌‍​ ​‍​ ‌‍‌‍​‌​‍‌‌​ ​‍​ ​‍​‍‌‌​ ‌‌‌​‌​​‍ ‍‌‍​ ‌‍‍​‌‍‍‌‌‍ ​‌‍‌​‌ ​‍‌‍‌‌‌‍ ‍​‍‌‌​ ‌‌‌​​‍‌‌ ‌‍‍ ‌‍‌‌‌ ‍‌​‍‌‌​ ​ ‌​‌​​‍‌‌​ ​ ‌​‌​​‍‌‌​ ​‍​ ​‍​ ​ ‌‍​‍​ ​​‌‍​‍​ ​ ‌‍​‍​ ​‍​ ‌‌​ ‌‌​ ‍‌​ ​‍‌‍​ ​ ​‍​‍‌‌​ ​‍​ ​‍​‍‌‌​ ‌‌‌​‌​​‍ ‍‌ ‌​‌‍‌‌‌ ‍​‌ ‌​​‍‌‍‌ ​​‌‍‌‌‌ ​‍‌ ​ ‌ ​​‌‍‌‌‌‍​ ‌ ‌​‌‍‍‌‌ ‌‍‌‍‌‌​ ‌‌ ​​‌ ‌‌‌‍​‍‌‍ ​‌‍‍‌‌ ​ ‌‍‍​‌‍‌‌‌‍‌​​‍​‍‌ ‌
Microbial treatments “could work well where soil is depleted because of flooding or drought,” Harwood says. But where the soil is healthy,
treatments may have little effect, just as a healthy person is unlikely to benefit much from probiotic supplements, he suggests.​​​​‌ ‍ ​‍​‍‌‍ ‌ ​‍‌‍‍‌‌‍‌ ‌‍‍‌‌‍ ‍​‍​‍​ ‍‍​‍​‍‌ ​ ‌‍​‌‌‍ ‍‌‍‍‌‌ ‌​‌ ‍‌​‍ ‍‌‍‍‌‌‍ ​‍​‍​‍ ​​‍​‍‌‍‍​‌ ​‍‌‍‌‌‌‍‌‍​‍​‍​ ‍‍​‍​‍​‍ ‌ ​ ‌ ‌​‌ ‌‌‌‍‌​‌‍‍‌‌‍ ​‍ ‌‍‍‌‌‍ ‍‌ ‌​‌‍‌‌‌‍ ‍‌ ‌​​‍ ‌‍‌‌‌‍‌​‌‍‍‌‌ ‌​​‍ ‌‍ ‌‌‍ ‌‍‌​‌‍‌‌​ ‌‌ ​​‌ ​‍‌‍‌‌‌ ​ ‌‍‌‌‌‍ ‍‌ ‌​‌‍​‌‌ ‌​‌‍‍‌‌‍ ‌‍ ‍​ ‍ ‌‍‍‌‌‍‌​​ ‌‌ ​​‌‍ ‌ ​ ‌ ‌​​‍ ‍‌ ​ ‌‍​‌​‍ ‍‌‍‌ ‌ ​‍‌‍ ‌ ‌ ‌‍‍‌‌‍ ‍‌‍‌ ​‍ ‌‌ ​​‌ ​‍‌‍ ‌‍‌‍‌‍‍‌‌ ‌​‌ ​ ​‍ ‌‌ ‌ ‌‍‍‌‌ ‌​‌‍‍​​‍ ‌‌‍ ‌‌‍‍‌‌‍​ ‌ ​‍‌‍ ‌‍​‍‌‍‌‌‌ ​ ​ ‍ ‌ ‌​‌ ‍‌‌ ​​‌‍‌‌​ ‌‌ ​​‌‍ ‌ ​ ‌ ‌​​ ‍ ‌ ​​‌‍​‌‌ ‌​‌‍‍​​ ‌‌‍​‍‌‍ ‌‍‌​‌ ‍‌​‍‌‌​ ‌‌‌​​‍‌‌ ‌‍‍ ‌‍‌‌‌ ‍‌​‍‌‌​ ​ ‌​‌​​‍‌‌​ ​ ‌​‌​​‍‌‌​ ​‍​ ​‍‌‍‌​​ ‍‌​ ​ ‌‍​‍‌‍​‌‌‍​‍​ ​​​ ​ ‌‍‌‌​ ‌‌​ ​‍‌‍‌‍​‍‌‌​ ​‍​ ​‍​‍‌‌​ ‌‌‌​‌​​‍ ‍‌‍​ ‌‍‍​‌‍‍‌‌‍ ​‌‍‌​‌ ​‍‌‍‌‌‌‍ ‍​‍‌‌​ ‌‌‌​​‍‌‌ ‌‍‍ ‌‍‌‌‌ ‍‌​‍‌‌​ ​ ‌​‌​​‍‌‌​ ​ ‌​‌​​‍‌‌​ ​‍​ ​‍‌‍​‍​ ‌‍‌‍​‌​ ​‌​ ‍‌‌‍‌​​ ​ ‌‍​ ​ ‌‍​ ‌‌‌‍​ ​ ‍‌​ ​​​‍‌‌​ ​‍​ ​‍​‍‌‌​ ‌‌‌​‌​​‍ ‍‌ ‌​‌‍‌‌‌ ‍​‌ ‌​​ ‌‍​‍‌‍​‌‌ ​ ‌‍‌‌‌‌‌‌‌ ​‍‌‍ ​​ ‌​‍‌‌​ ​‍‌​‌‍‌ ​ ‌ ‌​‌ ‌‌‌‍‌​‌‍‍‌‌‍ ​‍‌‍‌‍‍‌‌‍‌​​ ‌‌ ​​‌‍ ‌ ​ ‌ ‌​​‍ ‍‌ ​ ‌‍​‌​‍ ‍‌‍‌ ‌ ​‍‌‍ ‌ ‌ ‌‍‍‌‌‍ ‍‌‍‌ ​‍ ‌‌ ​​‌ ​‍‌‍ ‌‍‌‍‌‍‍‌‌ ‌​‌ ​ ​‍ ‌‌ ‌ ‌‍‍‌‌ ‌​‌‍‍​​‍ ‌‌‍ ‌‌‍‍‌‌‍​ ‌ ​‍‌‍ ‌‍​‍‌‍‌‌‌ ​ ​‍‌‍‌ ‌​‌ ‍‌‌ ​​‌‍‌‌​ ‌‌ ​​‌‍ ‌ ​ ‌ ‌​​‍‌‍‌ ​​‌‍​‌‌ ‌​‌‍‍​​ ‌‌‍​‍‌‍ ‌‍‌​‌ ‍‌​‍‌‌​ ‌‌‌​​‍‌‌ ‌‍‍ ‌‍‌‌‌ ‍‌​‍‌‌​ ​ ‌​‌​​‍‌‌​ ​ ‌​‌​​‍‌‌​ ​‍​ ​‍‌‍‌​​ ‍‌​ ​ ‌‍​‍‌‍​‌‌‍​‍​ ​​​ ​ ‌‍‌‌​ ‌‌​ ​‍‌‍‌‍​‍‌‌​ ​‍​ ​‍​‍‌‌​ ‌‌‌​‌​​‍ ‍‌‍​ ‌‍‍​‌‍‍‌‌‍ ​‌‍‌​‌ ​‍‌‍‌‌‌‍ ‍​‍‌‌​ ‌‌‌​​‍‌‌ ‌‍‍ ‌‍‌‌‌ ‍‌​‍‌‌​ ​ ‌​‌​​‍‌‌​ ​ ‌​‌​​‍‌‌​ ​‍​ ​‍‌‍​‍​ ‌‍‌‍​‌​ ​‌​ ‍‌‌‍‌​​ ​ ‌‍​ ​ ‌‍​ ‌‌‌‍​ ​ ‍‌​ ​​​‍‌‌​ ​‍​ ​‍​‍‌‌​ ‌‌‌​‌​​‍ ‍‌ ‌​‌‍‌‌‌ ‍​‌ ‌​​‍‌‍‌ ​​‌‍‌‌‌ ​‍‌ ​ ‌ ​​‌‍‌‌‌‍​ ‌ ‌​‌‍‍‌‌ ‌‍‌‍‌‌​ ‌‌ ​​‌ ‌‌‌‍​‍‌‍ ​‌‍‍‌‌ ​ ‌‍‍​‌‍‌‌‌‍‌​​‍​‍‌ ‌
Exceptions do exist, Harwood acknowledges. No matter the soil condition, adding nitrogen-fixing rhizobacteria helps leguminous plants take
up more nitrogen. Inoculated into the soil with the seeds, the bacteria form a symbiotic relationship with plants such as soybeans and
peanuts that helps them access the nutrient.​​​​‌ ‍ ​‍​‍‌‍ ‌ ​‍‌‍‍‌‌‍‌ ‌‍‍‌‌‍ ‍​‍​‍​ ‍‍​‍​‍‌ ​ ‌‍​‌‌‍ ‍‌‍‍‌‌ ‌​‌ ‍‌​‍ ‍‌‍‍‌‌‍ ​‍​‍​‍ ​​‍​‍‌‍‍​‌ ​‍‌‍‌‌‌‍‌‍​‍​‍​ ‍‍​‍​‍​‍ ‌ ​ ‌ ‌​‌ ‌‌‌‍‌​‌‍‍‌‌‍ ​‍ ‌‍‍‌‌‍ ‍‌ ‌​‌‍‌‌‌‍ ‍‌ ‌​​‍ ‌‍‌‌‌‍‌​‌‍‍‌‌ ‌​​‍ ‌‍ ‌‌‍ ‌‍‌​‌‍‌‌​ ‌‌ ​​‌ ​‍‌‍‌‌‌ ​ ‌‍‌‌‌‍ ‍‌ ‌​‌‍​‌‌ ‌​‌‍‍‌‌‍ ‌‍ ‍​ ‍ ‌‍‍‌‌‍‌​​ ‌‌ ​​‌‍ ‌ ​ ‌ ‌​​‍ ‍‌ ​ ‌‍​‌​‍ ‍‌‍‌ ‌ ​‍‌‍ ‌ ‌ ‌‍‍‌‌‍ ‍‌‍‌ ​‍ ‌‌ ​​‌ ​‍‌‍ ‌‍‌‍‌‍‍‌‌ ‌​‌ ​ ​‍ ‌‌ ‌ ‌‍‍‌‌ ‌​‌‍‍​​‍ ‌‌‍ ‌‌‍‍‌‌‍​ ‌ ​‍‌‍ ‌‍​‍‌‍‌‌‌ ​ ​ ‍ ‌ ‌​‌ ‍‌‌ ​​‌‍‌‌​ ‌‌ ​​‌‍ ‌ ​ ‌ ‌​​ ‍ ‌ ​​‌‍​‌‌ ‌​‌‍‍​​ ‌‌‍​‍‌‍ ‌‍‌​‌ ‍‌​‍‌‌​ ‌‌‌​​‍‌‌ ‌‍‍ ‌‍‌‌‌ ‍‌​‍‌‌​ ​ ‌​‌​​‍‌‌​ ​ ‌​‌​​‍‌‌​ ​‍​ ​‍​ ​ ​ ‌‍‌‍​‌‌‍​‌‌‍‌‍‌‍​‍‌‍‌‍‌‍​ ​ ​ ‌‍‌‌​ ​ ​ ‌‌​‍‌‌​ ​‍​ ​‍​‍‌‌​ ‌‌‌​‌​​‍ ‍‌‍​ ‌‍‍​‌‍‍‌‌‍ ​‌‍‌​‌ ​‍‌‍‌‌‌‍ ‍​‍‌‌​ ‌‌‌​​‍‌‌ ‌‍‍ ‌‍‌‌‌ ‍‌​‍‌‌​ ​ ‌​‌​​‍‌‌​ ​ ‌​‌​​‍‌‌​ ​‍​ ​‍​ ‌‌​ ‌​​ ‌​‌‍​ ‌‍​‌​ ​​​ ​ ‌‍‌​​ ‌‌​ ‌‌​ ​‌​ ​​​ ​​​‍‌‌​ ​‍​ ​‍​‍‌‌​ ‌‌‌​‌​​‍ ‍‌ ‌​‌‍‌‌‌ ‍​‌ ‌​​ ‌‍​‍‌‍​‌‌ ​ ‌‍‌‌‌‌‌‌‌ ​‍‌‍ ​​ ‌​‍‌‌​ ​‍‌​‌‍‌ ​ ‌ ‌​‌ ‌‌‌‍‌​‌‍‍‌‌‍ ​‍‌‍‌‍‍‌‌‍‌​​ ‌‌ ​​‌‍ ‌ ​ ‌ ‌​​‍ ‍‌ ​ ‌‍​‌​‍ ‍‌‍‌ ‌ ​‍‌‍ ‌ ‌ ‌‍‍‌‌‍ ‍‌‍‌ ​‍ ‌‌ ​​‌ ​‍‌‍ ‌‍‌‍‌‍‍‌‌ ‌​‌ ​ ​‍ ‌‌ ‌ ‌‍‍‌‌ ‌​‌‍‍​​‍ ‌‌‍ ‌‌‍‍‌‌‍​ ‌ ​‍‌‍ ‌‍​‍‌‍‌‌‌ ​ ​‍‌‍‌ ‌​‌ ‍‌‌ ​​‌‍‌‌​ ‌‌ ​​‌‍ ‌ ​ ‌ ‌​​‍‌‍‌ ​​‌‍​‌‌ ‌​‌‍‍​​ ‌‌‍​‍‌‍ ‌‍‌​‌ ‍‌​‍‌‌​ ‌‌‌​​‍‌‌ ‌‍‍ ‌‍‌‌‌ ‍‌​‍‌‌​ ​ ‌​‌​​‍‌‌​ ​ ‌​‌​​‍‌‌​ ​‍​ ​‍​ ​ ​ ‌‍‌‍​‌‌‍​‌‌‍‌‍‌‍​‍‌‍‌‍‌‍​ ​ ​ ‌‍‌‌​ ​ ​ ‌‌​‍‌‌​ ​‍​ ​‍​‍‌‌​ ‌‌‌​‌​​‍ ‍‌‍​ ‌‍‍​‌‍‍‌‌‍ ​‌‍‌​‌ ​‍‌‍‌‌‌‍ ‍​‍‌‌​ ‌‌‌​​‍‌‌ ‌‍‍ ‌‍‌‌‌ ‍‌​‍‌‌​ ​ ‌​‌​​‍‌‌​ ​ ‌​‌​​‍‌‌​ ​‍​ ​‍​ ‌‌​ ‌​​ ‌​‌‍​ ‌‍​‌​ ​​​ ​ ‌‍‌​​ ‌‌​ ‌‌​ ​‌​ ​​​ ​​​‍‌‌​ ​‍​ ​‍​‍‌‌​ ‌‌‌​‌​​‍ ‍‌ ‌​‌‍‌‌‌ ‍​‌ ‌​​‍‌‍‌ ​​‌‍‌‌‌ ​‍‌ ​ ‌ ​​‌‍‌‌‌‍​ ‌ ‌​‌‍‍‌‌ ‌‍‌‍‌‌​ ‌‌ ​​‌ ‌‌‌‍​‍‌‍ ​‌‍‍‌‌ ​ ‌‍‍​‌‍‌‌‌‍‌​​‍​‍‌ ‌
Even when soil would benefit from microbes, the challenge is getting them to work predictably, Harwood notes. Microbes’ performance can
vary depending on soil composition, temperature, and moisture, as well as the type of plant to which they are applied, he says.​​​​‌ ‍ ​‍​‍‌‍ ‌ ​‍‌‍‍‌‌‍‌ ‌‍‍‌‌‍ ‍​‍​‍​ ‍‍​‍​‍‌ ​ ‌‍​‌‌‍ ‍‌‍‍‌‌ ‌​‌ ‍‌​‍ ‍‌‍‍‌‌‍ ​‍​‍​‍ ​​‍​‍‌‍‍​‌ ​‍‌‍‌‌‌‍‌‍​‍​‍​ ‍‍​‍​‍​‍ ‌ ​ ‌ ‌​‌ ‌‌‌‍‌​‌‍‍‌‌‍ ​‍ ‌‍‍‌‌‍ ‍‌ ‌​‌‍‌‌‌‍ ‍‌ ‌​​‍ ‌‍‌‌‌‍‌​‌‍‍‌‌ ‌​​‍ ‌‍ ‌‌‍ ‌‍‌​‌‍‌‌​ ‌‌ ​​‌ ​‍‌‍‌‌‌ ​ ‌‍‌‌‌‍ ‍‌ ‌​‌‍​‌‌ ‌​‌‍‍‌‌‍ ‌‍ ‍​ ‍ ‌‍‍‌‌‍‌​​ ‌‌ ​​‌‍ ‌ ​ ‌ ‌​​‍ ‍‌ ​ ‌‍​‌​‍ ‍‌‍‌ ‌ ​‍‌‍ ‌ ‌ ‌‍‍‌‌‍ ‍‌‍‌ ​‍ ‌‌ ​​‌ ​‍‌‍ ‌‍‌‍‌‍‍‌‌ ‌​‌ ​ ​‍ ‌‌ ‌ ‌‍‍‌‌ ‌​‌‍‍​​‍ ‌‌‍ ‌‌‍‍‌‌‍​ ‌ ​‍‌‍ ‌‍​‍‌‍‌‌‌ ​ ​ ‍ ‌ ‌​‌ ‍‌‌ ​​‌‍‌‌​ ‌‌ ​​‌‍ ‌ ​ ‌ ‌​​ ‍ ‌ ​​‌‍​‌‌ ‌​‌‍‍​​ ‌‌‍​‍‌‍ ‌‍‌​‌ ‍‌​‍‌‌​ ‌‌‌​​‍‌‌ ‌‍‍ ‌‍‌‌‌ ‍‌​‍‌‌​ ​ ‌​‌​​‍‌‌​ ​ ‌​‌​​‍‌‌​ ​‍​ ​‍​ ‌ ​ ‍​​ ​ ​ ​ ​ ‌‍‌‍​‍​ ‍‌​ ‌​​ ‍‌​ ​‍​ ‍‌​ ‍​​‍‌‌​ ​‍​ ​‍​‍‌‌​ ‌‌‌​‌​​‍ ‍‌‍​ ‌‍‍​‌‍‍‌‌‍ ​‌‍‌​‌ ​‍‌‍‌‌‌‍ ‍​‍‌‌​ ‌‌‌​​‍‌‌ ‌‍‍ ‌‍‌‌‌ ‍‌​‍‌‌​ ​ ‌​‌​​‍‌‌​ ​ ‌​‌​​‍‌‌​ ​‍​ ​‍‌‍​‌‌‍​‌‌‍​‍‌‍‌‍‌‍​‍‌‍‌​‌‍‌​​ ​​​ ​‌‌‍​‌‌‍‌‌​ ‌ ​ ​​​‍‌‌​ ​‍​ ​‍​‍‌‌​ ‌‌‌​‌​​‍ ‍‌ ‌​‌‍‌‌‌ ‍​‌ ‌​​ ‌‍​‍‌‍​‌‌ ​ ‌‍‌‌‌‌‌‌‌ ​‍‌‍ ​​ ‌​‍‌‌​ ​‍‌​‌‍‌ ​ ‌ ‌​‌ ‌‌‌‍‌​‌‍‍‌‌‍ ​‍‌‍‌‍‍‌‌‍‌​​ ‌‌ ​​‌‍ ‌ ​ ‌ ‌​​‍ ‍‌ ​ ‌‍​‌​‍ ‍‌‍‌ ‌ ​‍‌‍ ‌ ‌ ‌‍‍‌‌‍ ‍‌‍‌ ​‍ ‌‌ ​​‌ ​‍‌‍ ‌‍‌‍‌‍‍‌‌ ‌​‌ ​ ​‍ ‌‌ ‌ ‌‍‍‌‌ ‌​‌‍‍​​‍ ‌‌‍ ‌‌‍‍‌‌‍​ ‌ ​‍‌‍ ‌‍​‍‌‍‌‌‌ ​ ​‍‌‍‌ ‌​‌ ‍‌‌ ​​‌‍‌‌​ ‌‌ ​​‌‍ ‌ ​ ‌ ‌​​‍‌‍‌ ​​‌‍​‌‌ ‌​‌‍‍​​ ‌‌‍​‍‌‍ ‌‍‌​‌ ‍‌​‍‌‌​ ‌‌‌​​‍‌‌ ‌‍‍ ‌‍‌‌‌ ‍‌​‍‌‌​ ​ ‌​‌​​‍‌‌​ ​ ‌​‌​​‍‌‌​ ​‍​ ​‍​ ‌ ​ ‍​​ ​ ​ ​ ​ ‌‍‌‍​‍​ ‍‌​ ‌​​ ‍‌​ ​‍​ ‍‌​ ‍​​‍‌‌​ ​‍​ ​‍​‍‌‌​ ‌‌‌​‌​​‍ ‍‌‍​ ‌‍‍​‌‍‍‌‌‍ ​‌‍‌​‌ ​‍‌‍‌‌‌‍ ‍​‍‌‌​ ‌‌‌​​‍‌‌ ‌‍‍ ‌‍‌‌‌ ‍‌​‍‌‌​ ​ ‌​‌​​‍‌‌​ ​ ‌​‌​​‍‌‌​ ​‍​ ​‍‌‍​‌‌‍​‌‌‍​‍‌‍‌‍‌‍​‍‌‍‌​‌‍‌​​ ​​​ ​‌‌‍​‌‌‍‌‌​ ‌ ​ ​​​‍‌‌​ ​‍​ ​‍​‍‌‌​ ‌‌‌​‌​​‍ ‍‌ ‌​‌‍‌‌‌ ‍​‌ ‌​​‍‌‍‌ ​​‌‍‌‌‌ ​‍‌ ​ ‌ ​​‌‍‌‌‌‍​ ‌ ‌​‌‍‍‌‌ ‌‍‌‍‌‌​ ‌‌ ​​‌ ‌‌‌‍​‍‌‍ ​‌‍‍‌‌ ​ ‌‍‍​‌‍‌‌‌‍‌​​‍​‍‌ ‌
But crop protection​​​​‌ ‍ ​‍​‍‌‍ ‌ ​‍‌‍‍‌‌‍‌ ‌‍‍‌‌‍ ‍​‍​‍​ ‍‍​‍​‍‌ ​ ‌‍​‌‌‍ ‍‌‍‍‌‌ ‌​‌ ‍‌​‍ ‍‌‍‍‌‌‍ ​‍​‍​‍ ​​‍​‍‌‍‍​‌ ​‍‌‍‌‌‌‍‌‍​‍​‍​ ‍‍​‍​‍​‍ ‌ ​ ‌ ‌​‌ ‌‌‌‍‌​‌‍‍‌‌‍ ​‍ ‌‍‍‌‌‍ ‍‌ ‌​‌‍‌‌‌‍ ‍‌ ‌​​‍ ‌‍‌‌‌‍‌​‌‍‍‌‌ ‌​​‍ ‌‍ ‌‌‍ ‌‍‌​‌‍‌‌​ ‌‌ ​​‌ ​‍‌‍‌‌‌ ​ ‌‍‌‌‌‍ ‍‌ ‌​‌‍​‌‌ ‌​‌‍‍‌‌‍ ‌‍ ‍​ ‍ ‌‍‍‌‌‍‌​​ ‌‌ ​​‌‍ ‌ ​ ‌ ‌​​‍ ‍‌ ​ ‌‍​‌​‍ ‍‌‍‌ ‌ ​‍‌‍ ‌ ‌ ‌‍‍‌‌‍ ‍‌‍‌ ​‍ ‌‌ ​​‌ ​‍‌‍ ‌‍‌‍‌‍‍‌‌ ‌​‌ ​ ​‍ ‌‌ ‌ ‌‍‍‌‌ ‌​‌‍‍​​‍ ‌‌‍ ‌‌‍‍‌‌‍​ ‌ ​‍‌‍ ‌‍​‍‌‍‌‌‌ ​ ​ ‍ ‌ ‌​‌ ‍‌‌ ​​‌‍‌‌​ ‌‌ ​​‌‍ ‌ ​ ‌ ‌​​ ‍ ‌ ​​‌‍​‌‌ ‌​‌‍‍​​ ‌‌‍​‍‌‍ ‌‍‌​‌ ‍‌​‍‌‌​ ‌‌‌​​‍‌‌ ‌‍‍ ‌‍‌‌‌ ‍‌​‍‌‌​ ​ ‌​‌​​‍‌‌​ ​ ‌​‌​​‍‌‌​ ​‍​ ​‍​ ​​​ ​ ‌‍‌‌​ ​‌​ ‍‌‌‍​‍‌‍​ ​ ‌ ​ ​ ​ ​‌​ ​‍​ ​‌​‍‌‌​ ​‍​ ​‍​‍‌‌​ ‌‌‌​‌​​‍ ‍‌‍​ ‌‍‍​‌‍‍‌‌‍ ​‌‍‌​‌ ​‍‌‍‌‌‌‍ ‍​‍‌‌​ ‌‌‌​​‍‌‌ ‌‍‍ ‌‍‌‌‌ ‍‌​‍‌‌​ ​ ‌​‌​​‍‌‌​ ​ ‌​‌​​‍‌‌​ ​‍​ ​‍​ ​​‌‍‌‍​ ​‍‌‍​ ‌‍​‍‌‍‌‍​ ​‌​ ‍​​ ‌‌‌‍‌‌​ ​ ​ ‌ ​ ​​​‍‌‌​ ​‍​ ​‍​‍‌‌​ ‌‌‌​‌​​‍ ‍‌ ‌​‌‍‌‌‌ ‍​‌ ‌​​ ‌‍​‍‌‍​‌‌ ​ ‌‍‌‌‌‌‌‌‌ ​‍‌‍ ​​ ‌​‍‌‌​ ​‍‌​‌‍‌ ​ ‌ ‌​‌ ‌‌‌‍‌​‌‍‍‌‌‍ ​‍‌‍‌‍‍‌‌‍‌​​ ‌‌ ​​‌‍ ‌ ​ ‌ ‌​​‍ ‍‌ ​ ‌‍​‌​‍ ‍‌‍‌ ‌ ​‍‌‍ ‌ ‌ ‌‍‍‌‌‍ ‍‌‍‌ ​‍ ‌‌ ​​‌ ​‍‌‍ ‌‍‌‍‌‍‍‌‌ ‌​‌ ​ ​‍ ‌‌ ‌ ‌‍‍‌‌ ‌​‌‍‍​​‍ ‌‌‍ ‌‌‍‍‌‌‍​ ‌ ​‍‌‍ ‌‍​‍‌‍‌‌‌ ​ ​‍‌‍‌ ‌​‌ ‍‌‌ ​​‌‍‌‌​ ‌‌ ​​‌‍ ‌ ​ ‌ ‌​​‍‌‍‌ ​​‌‍​‌‌ ‌​‌‍‍​​ ‌‌‍​‍‌‍ ‌‍‌​‌ ‍‌​‍‌‌​ ‌‌‌​​‍‌‌ ‌‍‍ ‌‍‌‌‌ ‍‌​‍‌‌​ ​ ‌​‌​​‍‌‌​ ​ ‌​‌​​‍‌‌​ ​‍​ ​‍​ ​​​ ​ ‌‍‌‌​ ​‌​ ‍‌‌‍​‍‌‍​ ​ ‌ ​ ​ ​ ​‌​ ​‍​ ​‌​‍‌‌​ ​‍​ ​‍​‍‌‌​ ‌‌‌​‌​​‍ ‍‌‍​ ‌‍‍​‌‍‍‌‌‍ ​‌‍‌​‌ ​‍‌‍‌‌‌‍ ‍​‍‌‌​ ‌‌‌​​‍‌‌ ‌‍‍ ‌‍‌‌‌ ‍‌​‍‌‌​ ​ ‌​‌​​‍‌‌​ ​ ‌​‌​​‍‌‌​ ​‍​ ​‍​ ​​‌‍‌‍​ ​‍‌‍​ ‌‍​‍‌‍‌‍​ ​‌​ ‍​​ ‌‌‌‍‌‌​ ​ ​ ‌ ​ ​​​‍‌‌​ ​‍​ ​‍​‍‌‌​ ‌‌‌​‌​​‍ ‍‌ ‌​‌‍‌‌‌ ‍​‌ ‌​​‍‌‍‌ ​​‌‍‌‌‌ ​‍‌ ​ ‌ ​​‌‍‌‌‌‍​ ‌ ‌​‌‍‍‌‌ ‌‍‌‍‌‌​ ‌‌ ​​‌ ‌‌‌‍​‍‌‍ ​‌‍‍‌‌ ​ ‌‍‍​‌‍‌‌‌‍‌​​‍​‍‌ ‌ firms say they can select and breed microbes that will perform reliably whatever the plant or soil condition. At least
that’s the intent of a year-old alliance between crop chemical maker FMC and fermentation expert Chr. Hansen.​​​​‌ ‍ ​‍​‍‌‍ ‌ ​‍‌‍‍‌‌‍‌ ‌‍‍‌‌‍ ‍​‍​‍​ ‍‍​‍​‍‌ ​ ‌‍​‌‌‍ ‍‌‍‍‌‌ ‌​‌ ‍‌​‍ ‍‌‍‍‌‌‍ ​‍​‍​‍ ​​‍​‍‌‍‍​‌ ​‍‌‍‌‌‌‍‌‍​‍​‍​ ‍‍​‍​‍​‍ ‌ ​ ‌ ‌​‌ ‌‌‌‍‌​‌‍‍‌‌‍ ​‍ ‌‍‍‌‌‍ ‍‌ ‌​‌‍‌‌‌‍ ‍‌ ‌​​‍ ‌‍‌‌‌‍‌​‌‍‍‌‌ ‌​​‍ ‌‍ ‌‌‍ ‌‍‌​‌‍‌‌​ ‌‌ ​​‌ ​‍‌‍‌‌‌ ​ ‌‍‌‌‌‍ ‍‌ ‌​‌‍​‌‌ ‌​‌‍‍‌‌‍ ‌‍ ‍​ ‍ ‌‍‍‌‌‍‌​​ ‌‌ ​​‌‍ ‌ ​ ‌ ‌​​‍ ‍‌ ​ ‌‍​‌​‍ ‍‌‍‌ ‌ ​‍‌‍ ‌ ‌ ‌‍‍‌‌‍ ‍‌‍‌ ​‍ ‌‌ ​​‌ ​‍‌‍ ‌‍‌‍‌‍‍‌‌ ‌​‌ ​ ​‍ ‌‌ ‌ ‌‍‍‌‌ ‌​‌‍‍​​‍ ‌‌‍ ‌‌‍‍‌‌‍​ ‌ ​‍‌‍ ‌‍​‍‌‍‌‌‌ ​ ​ ‍ ‌ ‌​‌ ‍‌‌ ​​‌‍‌‌​ ‌‌ ​​‌‍ ‌ ​ ‌ ‌​​ ‍ ‌ ​​‌‍​‌‌ ‌​‌‍‍​​ ‌‌‍​‍‌‍ ‌‍‌​‌ ‍‌​‍‌‌​ ‌‌‌​​‍‌‌ ‌‍‍ ‌‍‌‌‌ ‍‌​‍‌‌​ ​ ‌​‌​​‍‌‌​ ​ ‌​‌​​‍‌‌​ ​‍​ ​‍​ ​​​ ​ ‌‍‌‌​ ​‌​ ‍‌‌‍​‍‌‍​ ​ ‌ ​ ​ ​ ​‌​ ​‍​ ​‌​‍‌‌​ ​‍​ ​‍​‍‌‌​ ‌‌‌​‌​​‍ ‍‌‍​ ‌‍‍​‌‍‍‌‌‍ ​‌‍‌​‌ ​‍‌‍‌‌‌‍ ‍​‍‌‌​ ‌‌‌​​‍‌‌ ‌‍‍ ‌‍‌‌‌ ‍‌​‍‌‌​ ​ ‌​‌​​‍‌‌​ ​ ‌​‌​​‍‌‌​ ​‍​ ​‍​ ​​‌‍‌‍​ ​‍‌‍​ ‌‍​‍‌‍‌‍​ ​‌​ ‍​​ ‌‌‌‍‌‌​ ​ ​ ‌ ​ ​‌​‍‌‌​ ​‍​ ​‍​‍‌‌​ ‌‌‌​‌​​‍ ‍‌ ‌​‌‍‌‌‌ ‍​‌ ‌​​ ‌‍​‍‌‍​‌‌ ​ ‌‍‌‌‌‌‌‌‌ ​‍‌‍ ​​ ‌​‍‌‌​ ​‍‌​‌‍‌ ​ ‌ ‌​‌ ‌‌‌‍‌​‌‍‍‌‌‍ ​‍‌‍‌‍‍‌‌‍‌​​ ‌‌ ​​‌‍ ‌ ​ ‌ ‌​​‍ ‍‌ ​ ‌‍​‌​‍ ‍‌‍‌ ‌ ​‍‌‍ ‌ ‌ ‌‍‍‌‌‍ ‍‌‍‌ ​‍ ‌‌ ​​‌ ​‍‌‍ ‌‍‌‍‌‍‍‌‌ ‌​‌ ​ ​‍ ‌‌ ‌ ‌‍‍‌‌ ‌​‌‍‍​​‍ ‌‌‍ ‌‌‍‍‌‌‍​ ‌ ​‍‌‍ ‌‍​‍‌‍‌‌‌ ​ ​‍‌‍‌ ‌​‌ ‍‌‌ ​​‌‍‌‌​ ‌‌ ​​‌‍ ‌ ​ ‌ ‌​​‍‌‍‌ ​​‌‍​‌‌ ‌​‌‍‍​​ ‌‌‍​‍‌‍ ‌‍‌​‌ ‍‌​‍‌‌​ ‌‌‌​​‍‌‌ ‌‍‍ ‌‍‌‌‌ ‍‌​‍‌‌​ ​ ‌​‌​​‍‌‌​ ​ ‌​‌​​‍‌‌​ ​‍​ ​‍​ ​​​ ​ ‌‍‌‌​ ​‌​ ‍‌‌‍​‍‌‍​ ​ ‌ ​ ​ ​ ​‌​ ​‍​ ​‌​‍‌‌​ ​‍​ ​‍​‍‌‌​ ‌‌‌​‌​​‍ ‍‌‍​ ‌‍‍​‌‍‍‌‌‍ ​‌‍‌​‌ ​‍‌‍‌‌‌‍ ‍​‍‌‌​ ‌‌‌​​‍‌‌ ‌‍‍ ‌‍‌‌‌ ‍‌​‍‌‌​ ​ ‌​‌​​‍‌‌​ ​ ‌​‌​​‍‌‌​ ​‍​ ​‍​ ​​‌‍‌‍​ ​‍‌‍​ ‌‍​‍‌‍‌‍​ ​‌​ ‍​​ ‌‌‌‍‌‌​ ​ ​ ‌ ​ ​‌​‍‌‌​ ​‍​ ​‍​‍‌‌​ ‌‌‌​‌​​‍ ‍‌ ‌​‌‍‌‌‌ ‍​‌ ‌​​‍‌‍‌ ​​‌‍‌‌‌ ​‍‌ ​ ‌ ​​‌‍‌‌‌‍​ ‌ ‌​‌‍‍‌‌ ‌‍‌‍‌‌​ ‌‌ ​​‌ ‌‌‌‍​‍‌‍ ​‌‍‍‌‌ ​ ‌‍‍​‌‍‌‌‌‍‌​​‍​‍‌ ‌
Mark A. Douglas, president of FMC’s Agricultural Solutions business, says the continuing regulatory pressure on pesticides figured into FMC’s
decision to form the alliance. At the time, FMC also bought the Center for Agricultural & Environmental Biosolutions, the microbial research
unit of North Carolina think tank RTI International.​​​​‌ ‍ ​‍​‍‌‍ ‌ ​‍‌‍‍‌‌‍‌ ‌‍‍‌‌‍ ‍​‍​‍​ ‍‍​‍​‍‌ ​ ‌‍​‌‌‍ ‍‌‍‍‌‌ ‌​‌ ‍‌​‍ ‍‌‍‍‌‌‍ ​‍​‍​‍ ​​‍​‍‌‍‍​‌ ​‍‌‍‌‌‌‍‌‍​‍​‍​ ‍‍​‍​‍​‍ ‌ ​ ‌ ‌​‌ ‌‌‌‍‌​‌‍‍‌‌‍ ​‍ ‌‍‍‌‌‍ ‍‌ ‌​‌‍‌‌‌‍ ‍‌ ‌​​‍ ‌‍‌‌‌‍‌​‌‍‍‌‌ ‌​​‍ ‌‍ ‌‌‍ ‌‍‌​‌‍‌‌​ ‌‌ ​​‌ ​‍‌‍‌‌‌ ​ ‌‍‌‌‌‍ ‍‌ ‌​‌‍​‌‌ ‌​‌‍‍‌‌‍ ‌‍ ‍​ ‍ ‌‍‍‌‌‍‌​​ ‌‌ ​​‌‍ ‌ ​ ‌ ‌​​‍ ‍‌ ​ ‌‍​‌​‍ ‍‌‍‌ ‌ ​‍‌‍ ‌ ‌ ‌‍‍‌‌‍ ‍‌‍‌ ​‍ ‌‌ ​​‌ ​‍‌‍ ‌‍‌‍‌‍‍‌‌ ‌​‌ ​ ​‍ ‌‌ ‌ ‌‍‍‌‌ ‌​‌‍‍​​‍ ‌‌‍ ‌‌‍‍‌‌‍​ ‌ ​‍‌‍ ‌‍​‍‌‍‌‌‌ ​ ​ ‍ ‌ ‌​‌ ‍‌‌ ​​‌‍‌‌​ ‌‌ ​​‌‍ ‌ ​ ‌ ‌​​ ‍ ‌ ​​‌‍​‌‌ ‌​‌‍‍​​ ‌‌‍​‍‌‍ ‌‍‌​‌ ‍‌​‍‌‌​ ‌‌‌​​‍‌‌ ‌‍‍ ‌‍‌‌‌ ‍‌​‍‌‌​ ​ ‌​‌​​‍‌‌​ ​ ‌​‌​​‍‌‌​ ​‍​ ​‍​ ​‌‌‍‌​​ ​‍​ ‍​​ ‌‌​ ​‌‌‍​ ‌‍‌​​ ‌‍​ ​​​ ​​​ ‍​​‍‌‌​ ​‍​ ​‍​‍‌‌​ ‌‌‌​‌​​‍ ‍‌‍​ ‌‍‍​‌‍‍‌‌‍ ​‌‍‌​‌ ​‍‌‍‌‌‌‍ ‍​‍‌‌​ ‌‌‌​​‍‌‌ ‌‍‍ ‌‍‌‌‌ ‍‌​‍‌‌​ ​ ‌​‌​​‍‌‌​ ​ ‌​‌​​‍‌‌​ ​‍​ ​‍‌‍​ ​ ‌‍​ ‌​‌‍‌​‌‍​‌​ ‍‌​ ​ ​ ‌ ‌‍​‌‌‍‌​​ ​​​ ‌‍​ ​​​‍‌‌​ ​‍​ ​‍​‍‌‌​ ‌‌‌​‌​​‍ ‍‌ ‌​‌‍‌‌‌ ‍​‌ ‌​​ ‌‍​‍‌‍​‌‌ ​ ‌‍‌‌‌‌‌‌‌ ​‍‌‍ ​​ ‌​‍‌‌​ ​‍‌​‌‍‌ ​ ‌ ‌​‌ ‌‌‌‍‌​‌‍‍‌‌‍ ​‍‌‍‌‍‍‌‌‍‌​​ ‌‌ ​​‌‍ ‌ ​ ‌ ‌​​‍ ‍‌ ​ ‌‍​‌​‍ ‍‌‍‌ ‌ ​‍‌‍ ‌ ‌ ‌‍‍‌‌‍ ‍‌‍‌ ​‍ ‌‌ ​​‌ ​‍‌‍ ‌‍‌‍‌‍‍‌‌ ‌​‌ ​ ​‍ ‌‌ ‌ ‌‍‍‌‌ ‌​‌‍‍​​‍ ‌‌‍ ‌‌‍‍‌‌‍​ ‌ ​‍‌‍ ‌‍​‍‌‍‌‌‌ ​ ​‍‌‍‌ ‌​‌ ‍‌‌ ​​‌‍‌‌​ ‌‌ ​​‌‍ ‌ ​ ‌ ‌​​‍‌‍‌ ​​‌‍​‌‌ ‌​‌‍‍​​ ‌‌‍​‍‌‍ ‌‍‌​‌ ‍‌​‍‌‌​ ‌‌‌​​‍‌‌ ‌‍‍ ‌‍‌‌‌ ‍‌​‍‌‌​ ​ ‌​‌​​‍‌‌​ ​ ‌​‌​​‍‌‌​ ​‍​ ​‍​ ​‌‌‍‌​​ ​‍​ ‍​​ ‌‌​ ​‌‌‍​ ‌‍‌​​ ‌‍​ ​​​ ​​​ ‍​​‍‌‌​ ​‍​ ​‍​‍‌‌​ ‌‌‌​‌​​‍ ‍‌‍​ ‌‍‍​‌‍‍‌‌‍ ​‌‍‌​‌ ​‍‌‍‌‌‌‍ ‍​‍‌‌​ ‌‌‌​​‍‌‌ ‌‍‍ ‌‍‌‌‌ ‍‌​‍‌‌​ ​ ‌​‌​​‍‌‌​ ​ ‌​‌​​‍‌‌​ ​‍​ ​‍‌‍​ ​ ‌‍​ ‌​‌‍‌​‌‍​‌​ ‍‌​ ​ ​ ‌ ‌‍​‌‌‍‌​​ ​​​ ‌‍​ ​​​‍‌‌​ ​‍​ ​‍​‍‌‌​ ‌‌‌​‌​​‍ ‍‌ ‌​‌‍‌‌‌ ‍​‌ ‌​​‍‌‍‌ ​​‌‍‌‌‌ ​‍‌ ​ ‌ ​​‌‍‌‌‌‍​ ‌ ‌​‌‍‍‌‌ ‌‍‌‍‌‌​ ‌‌ ​​‌ ‌‌‌‍​‍‌‍ ​‌‍‍‌‌ ​ ‌‍‍​‌‍‌‌‌‍‌​​‍​‍‌ ‌
Both actions provide FMC with an opportunity to combine traditional synthetic chemistry with microbials, Douglas says.​​​​‌ ‍ ​‍​‍‌‍ ‌ ​‍‌‍‍‌‌‍‌ ‌‍‍‌‌‍ ‍​‍​‍​ ‍‍​‍​‍‌ ​ ‌‍​‌‌‍ ‍‌‍‍‌‌ ‌​‌ ‍‌​‍ ‍‌‍‍‌‌‍ ​‍​‍​‍ ​​‍​‍‌‍‍​‌ ​‍‌‍‌‌‌‍‌‍​‍​‍​ ‍‍​‍​‍​‍ ‌ ​ ‌ ‌​‌ ‌‌‌‍‌​‌‍‍‌‌‍ ​‍ ‌‍‍‌‌‍ ‍‌ ‌​‌‍‌‌‌‍ ‍‌ ‌​​‍ ‌‍‌‌‌‍‌​‌‍‍‌‌ ‌​​‍ ‌‍ ‌‌‍ ‌‍‌​‌‍‌‌​ ‌‌ ​​‌ ​‍‌‍‌‌‌ ​ ‌‍‌‌‌‍ ‍‌ ‌​‌‍​‌‌ ‌​‌‍‍‌‌‍ ‌‍ ‍​ ‍ ‌‍‍‌‌‍‌​​ ‌‌ ​​‌‍ ‌ ​ ‌ ‌​​‍ ‍‌ ​ ‌‍​‌​‍ ‍‌‍‌ ‌ ​‍‌‍ ‌ ‌ ‌‍‍‌‌‍ ‍‌‍‌ ​‍ ‌‌ ​​‌ ​‍‌‍ ‌‍‌‍‌‍‍‌‌ ‌​‌ ​ ​‍ ‌‌ ‌ ‌‍‍‌‌ ‌​‌‍‍​​‍ ‌‌‍ ‌‌‍‍‌‌‍​ ‌ ​‍‌‍ ‌‍​‍‌‍‌‌‌ ​ ​ ‍ ‌ ‌​‌ ‍‌‌ ​​‌‍‌‌​ ‌‌ ​​‌‍ ‌ ​ ‌ ‌​​ ‍ ‌ ​​‌‍​‌‌ ‌​‌‍‍​​ ‌‌‍​‍‌‍ ‌‍‌​‌ ‍‌​‍‌‌​ ‌‌‌​​‍‌‌ ‌‍‍ ‌‍‌‌‌ ‍‌​‍‌‌​ ​ ‌​‌​​‍‌‌​ ​ ‌​‌​​‍‌‌​ ​‍​ ​‍​ ‌ ​ ‍​‌‍​‌‌‍​ ​ ‌ ​ ‍​‌‍‌‌‌‍‌‌​ ‍​‌‍‌​​ ‌ ​ ‌‍​‍‌‌​ ​‍​ ​‍​‍‌‌​ ‌‌‌​‌​​‍ ‍‌‍​ ‌‍‍​‌‍‍‌‌‍ ​‌‍‌​‌ ​‍‌‍‌‌‌‍ ‍​‍‌‌​ ‌‌‌​​‍‌‌ ‌‍‍ ‌‍‌‌‌ ‍‌​‍‌‌​ ​ ‌​‌​​‍‌‌​ ​ ‌​‌​​‍‌‌​ ​‍​ ​‍‌‍‌‍‌‍‌​​ ‍‌​ ‌ ‌‍​‍​ ​ ​ ‌‌​ ‌ ‌‍‌​‌‍‌‍​ ‌ ​ ​‌​ ​​​‍‌‌​ ​‍​ ​‍​‍‌‌​ ‌‌‌​‌​​‍ ‍‌ ‌​‌‍‌‌‌ ‍​‌ ‌​​ ‌‍​‍‌‍​‌‌ ​ ‌‍‌‌‌‌‌‌‌ ​‍‌‍ ​​ ‌​‍‌‌​ ​‍‌​‌‍‌ ​ ‌ ‌​‌ ‌‌‌‍‌​‌‍‍‌‌‍ ​‍‌‍‌‍‍‌‌‍‌​​ ‌‌ ​​‌‍ ‌ ​ ‌ ‌​​‍ ‍‌ ​ ‌‍​‌​‍ ‍‌‍‌ ‌ ​‍‌‍ ‌ ‌ ‌‍‍‌‌‍ ‍‌‍‌ ​‍ ‌‌ ​​‌ ​‍‌‍ ‌‍‌‍‌‍‍‌‌ ‌​‌ ​ ​‍ ‌‌ ‌ ‌‍‍‌‌ ‌​‌‍‍​​‍ ‌‌‍ ‌‌‍‍‌‌‍​ ‌ ​‍‌‍ ‌‍​‍‌‍‌‌‌ ​ ​‍‌‍‌ ‌​‌ ‍‌‌ ​​‌‍‌‌​ ‌‌ ​​‌‍ ‌ ​ ‌ ‌​​‍‌‍‌ ​​‌‍​‌‌ ‌​‌‍‍​​ ‌‌‍​‍‌‍ ‌‍‌​‌ ‍‌​‍‌‌​ ‌‌‌​​‍‌‌ ‌‍‍ ‌‍‌‌‌ ‍‌​‍‌‌​ ​ ‌​‌​​‍‌‌​ ​ ‌​‌​​‍‌‌​ ​‍​ ​‍​ ‌ ​ ‍​‌‍​‌‌‍​ ​ ‌ ​ ‍​‌‍‌‌‌‍‌‌​ ‍​‌‍‌​​ ‌ ​ ‌‍​‍‌‌​ ​‍​ ​‍​‍‌‌​ ‌‌‌​‌​​‍ ‍‌‍​ ‌‍‍​‌‍‍‌‌‍ ​‌‍‌​‌ ​‍‌‍‌‌‌‍ ‍​‍‌‌​ ‌‌‌​​‍‌‌ ‌‍‍ ‌‍‌‌‌ ‍‌​‍‌‌​ ​ ‌​‌​​‍‌‌​ ​ ‌​‌​​‍‌‌​ ​‍​ ​‍‌‍‌‍‌‍‌​​ ‍‌​ ‌ ‌‍​‍​ ​ ​ ‌‌​ ‌ ‌‍‌​‌‍‌‍​ ‌ ​ ​‌​ ​​​‍‌‌​ ​‍​ ​‍​‍‌‌​ ‌‌‌​‌​​‍ ‍‌ ‌​‌‍‌‌‌ ‍​‌ ‌​​‍‌‍‌ ​​‌‍‌‌‌ ​‍‌ ​ ‌ ​​‌‍‌‌‌‍​ ‌ ‌​‌‍‍‌‌ ‌‍‌‍‌‌​ ‌‌ ​​‌ ‌‌‌‍​‍‌‍ ​‌‍‍‌‌ ​ ‌‍‍​‌‍‌‌‌‍‌​​‍​‍‌ ‌
FMC and Hansen had earlier partnered to develop Nemix C, a blend of ​​​​‌ ‍ ​‍​‍‌‍ ‌ ​‍‌‍‍‌‌‍‌ ‌‍‍‌‌‍ ‍​‍​‍​ ‍‍​‍​‍‌ ​ ‌‍​‌‌‍ ‍‌‍‍‌‌ ‌​‌ ‍‌​‍ ‍‌‍‍‌‌‍ ​‍​‍​‍ ​​‍​‍‌‍‍​‌ ​‍‌‍‌‌‌‍‌‍​‍​‍​ ‍‍​‍​‍​‍ ‌ ​ ‌ ‌​‌ ‌‌‌‍‌​‌‍‍‌‌‍ ​‍ ‌‍‍‌‌‍ ‍‌ ‌​‌‍‌‌‌‍ ‍‌ ‌​​‍ ‌‍‌‌‌‍‌​‌‍‍‌‌ ‌​​‍ ‌‍ ‌‌‍ ‌‍‌​‌‍‌‌​ ‌‌ ​​‌ ​‍‌‍‌‌‌ ​ ‌‍‌‌‌‍ ‍‌ ‌​‌‍​‌‌ ‌​‌‍‍‌‌‍ ‌‍ ‍​ ‍ ‌‍‍‌‌‍‌​​ ‌‌ ​​‌‍ ‌ ​ ‌ ‌​​‍ ‍‌ ​ ‌‍​‌​‍ ‍‌‍‌ ‌ ​‍‌‍ ‌ ‌ ‌‍‍‌‌‍ ‍‌‍‌ ​‍ ‌‌ ​​‌ ​‍‌‍ ‌‍‌‍‌‍‍‌‌ ‌​‌ ​ ​‍ ‌‌ ‌ ‌‍‍‌‌ ‌​‌‍‍​​‍ ‌‌‍ ‌‌‍‍‌‌‍​ ‌ ​‍‌‍ ‌‍​‍‌‍‌‌‌ ​ ​ ‍ ‌ ‌​‌ ‍‌‌ ​​‌‍‌‌​ ‌‌ ​​‌‍ ‌ ​ ‌ ‌​​ ‍ ‌ ​​‌‍​‌‌ ‌​‌‍‍​​ ‌‌‍​‍‌‍ ‌‍‌​‌ ‍‌​‍‌‌​ ‌‌‌​​‍‌‌ ‌‍‍ ‌‍‌‌‌ ‍‌​‍‌‌​ ​ ‌​‌​​‍‌‌​ ​ ‌​‌​​‍‌‌​ ​‍​ ​‍​ ‌​​ ‌ ​ ‌‌​ ‍‌‌‍‌‌‌‍​‍‌‍‌‍‌‍‌​​ ​ ​ ‌‌‌‍​‍​ ​‍​‍‌‌​ ​‍​ ​‍​‍‌‌​ ‌‌‌​‌​​‍ ‍‌‍​ ‌‍‍​‌‍‍‌‌‍ ​‌‍‌​‌ ​‍‌‍‌‌‌‍ ‍​‍‌‌​ ‌‌‌​​‍‌‌ ‌‍‍ ‌‍‌‌‌ ‍‌​‍‌‌​ ​ ‌​‌​​‍‌‌​ ​ ‌​‌​​‍‌‌​ ​‍​ ​‍​ ‍​​ ​​​ ‍​‌‍‌​​ ​ ​ ‌‌‌‍‌​​ ‌​​ ‌‌​ ​ ​ ‌‌‌‍​‍​ ​​​‍‌‌​ ​‍​ ​‍​‍‌‌​ ‌‌‌​‌​​‍ ‍‌ ‌​‌‍‌‌‌ ‍​‌ ‌​​ ‌‍​‍‌‍​‌‌ ​ ‌‍‌‌‌‌‌‌‌ ​‍‌‍ ​​ ‌​‍‌‌​ ​‍‌​‌‍‌ ​ ‌ ‌​‌ ‌‌‌‍‌​‌‍‍‌‌‍ ​‍‌‍‌‍‍‌‌‍‌​​ ‌‌ ​​‌‍ ‌ ​ ‌ ‌​​‍ ‍‌ ​ ‌‍​‌​‍ ‍‌‍‌ ‌ ​‍‌‍ ‌ ‌ ‌‍‍‌‌‍ ‍‌‍‌ ​‍ ‌‌ ​​‌ ​‍‌‍ ‌‍‌‍‌‍‍‌‌ ‌​‌ ​ ​‍ ‌‌ ‌ ‌‍‍‌‌ ‌​‌‍‍​​‍ ‌‌‍ ‌‌‍‍‌‌‍​ ‌ ​‍‌‍ ‌‍​‍‌‍‌‌‌ ​ ​‍‌‍‌ ‌​‌ ‍‌‌ ​​‌‍‌‌​ ‌‌ ​​‌‍ ‌ ​ ‌ ‌​​‍‌‍‌ ​​‌‍​‌‌ ‌​‌‍‍​​ ‌‌‍​‍‌‍ ‌‍‌​‌ ‍‌​‍‌‌​ ‌‌‌​​‍‌‌ ‌‍‍ ‌‍‌‌‌ ‍‌​‍‌‌​ ​ ‌​‌​​‍‌‌​ ​ ‌​‌​​‍‌‌​ ​‍​ ​‍​ ‌​​ ‌ ​ ‌‌​ ‍‌‌‍‌‌‌‍​‍‌‍‌‍‌‍‌​​ ​ ​ ‌‌‌‍​‍​ ​‍​‍‌‌​ ​‍​ ​‍​‍‌‌​ ‌‌‌​‌​​‍ ‍‌‍​ ‌‍‍​‌‍‍‌‌‍ ​‌‍‌​‌ ​‍‌‍‌‌‌‍ ‍​‍‌‌​ ‌‌‌​​‍‌‌ ‌‍‍ ‌‍‌‌‌ ‍‌​‍‌‌​ ​ ‌​‌​​‍‌‌​ ​ ‌​‌​​‍‌‌​ ​‍​ ​‍​ ‍​​ ​​​ ‍​‌‍‌​​ ​ ​ ‌‌‌‍‌​​ ‌​​ ‌‌​ ​ ​ ‌‌‌‍​‍​ ​​​‍‌‌​ ​‍​ ​‍​‍‌‌​ ‌‌‌​‌​​‍ ‍‌ ‌​‌‍‌‌‌ ‍​‌ ‌​​‍‌‍‌ ​​‌‍‌‌‌ ​‍‌ ​ ‌ ​​‌‍‌‌‌‍​ ‌ ‌​‌‍‍‌‌ ‌‍‌‍‌‌​ ‌‌ ​​‌ ‌‌‌‍​‍‌‍ ​‌‍‍‌‌ ​ ‌‍‍​‌‍‌‌‌‍‌​​‍​‍‌ ‌ Bacillus subtilis​​​​‌ ‍ ​‍​‍‌‍ ‌ ​‍‌‍‍‌‌‍‌ ‌‍‍‌‌‍ ‍​‍​‍​ ‍‍​‍​‍‌ ​ ‌‍​‌‌‍ ‍‌‍‍‌‌ ‌​‌ ‍‌​‍ ‍‌‍‍‌‌‍ ​‍​‍​‍ ​​‍​‍‌‍‍​‌ ​‍‌‍‌‌‌‍‌‍​‍​‍​ ‍‍​‍​‍​‍ ‌ ​ ‌ ‌​‌ ‌‌‌‍‌​‌‍‍‌‌‍ ​‍ ‌‍‍‌‌‍ ‍‌ ‌​‌‍‌‌‌‍ ‍‌ ‌​​‍ ‌‍‌‌‌‍‌​‌‍‍‌‌ ‌​​‍ ‌‍ ‌‌‍ ‌‍‌​‌‍‌‌​ ‌‌ ​​‌ ​‍‌‍‌‌‌ ​ ‌‍‌‌‌‍ ‍‌ ‌​‌‍​‌‌ ‌​‌‍‍‌‌‍ ‌‍ ‍​ ‍ ‌‍‍‌‌‍‌​​ ‌‌ ​​‌‍ ‌ ​ ‌ ‌​​‍ ‍‌ ​ ‌‍​‌​‍ ‍‌‍‌ ‌ ​‍‌‍ ‌ ‌ ‌‍‍‌‌‍ ‍‌‍‌ ​‍ ‌‌ ​​‌ ​‍‌‍ ‌‍‌‍‌‍‍‌‌ ‌​‌ ​ ​‍ ‌‌ ‌ ‌‍‍‌‌ ‌​‌‍‍​​‍ ‌‌‍ ‌‌‍‍‌‌‍​ ‌ ​‍‌‍ ‌‍​‍‌‍‌‌‌ ​ ​ ‍ ‌ ‌​‌ ‍‌‌ ​​‌‍‌‌​ ‌‌ ​​‌‍ ‌ ​ ‌ ‌​​ ‍ ‌ ​​‌‍​‌‌ ‌​‌‍‍​​ ‌‌‍​‍‌‍ ‌‍‌​‌ ‍‌​‍‌‌​ ‌‌‌​​‍‌‌ ‌‍‍ ‌‍‌‌‌ ‍‌​‍‌‌​ ​ ‌​‌​​‍‌‌​ ​ ‌​‌​​‍‌‌​ ​‍​ ​‍​ ‌​​ ‌ ​ ‌‌​ ‍‌‌‍‌‌‌‍​‍‌‍‌‍‌‍‌​​ ​ ​ ‌‌‌‍​‍​ ​‍​‍‌‌​ ​‍​ ​‍​‍‌‌​ ‌‌‌​‌​​‍ ‍‌‍​ ‌‍‍​‌‍‍‌‌‍ ​‌‍‌​‌ ​‍‌‍‌‌‌‍ ‍​‍‌‌​ ‌‌‌​​‍‌‌ ‌‍‍ ‌‍‌‌‌ ‍‌​‍‌‌​ ​ ‌​‌​​‍‌‌​ ​ ‌​‌​​‍‌‌​ ​‍​ ​‍​ ‍​​ ​​​ ‍​‌‍‌​​ ​ ​ ‌‌‌‍‌​​ ‌​​ ‌‌​ ​ ​ ‌‌‌‍​‍​ ​‌​‍‌‌​ ​‍​ ​‍​‍‌‌​ ‌‌‌​‌​​‍ ‍‌ ‌​‌‍‌‌‌ ‍​‌ ‌​​ ‌‍​‍‌‍​‌‌ ​ ‌‍‌‌‌‌‌‌‌ ​‍‌‍ ​​ ‌​‍‌‌​ ​‍‌​‌‍‌ ​ ‌ ‌​‌ ‌‌‌‍‌​‌‍‍‌‌‍ ​‍‌‍‌‍‍‌‌‍‌​​ ‌‌ ​​‌‍ ‌ ​ ‌ ‌​​‍ ‍‌ ​ ‌‍​‌​‍ ‍‌‍‌ ‌ ​‍‌‍ ‌ ‌ ‌‍‍‌‌‍ ‍‌‍‌ ​‍ ‌‌ ​​‌ ​‍‌‍ ‌‍‌‍‌‍‍‌‌ ‌​‌ ​ ​‍ ‌‌ ‌ ‌‍‍‌‌ ‌​‌‍‍​​‍ ‌‌‍ ‌‌‍‍‌‌‍​ ‌ ​‍‌‍ ‌‍​‍‌‍‌‌‌ ​ ​‍‌‍‌ ‌​‌ ‍‌‌ ​​‌‍‌‌​ ‌‌ ​​‌‍ ‌ ​ ‌ ‌​​‍‌‍‌ ​​‌‍​‌‌ ‌​‌‍‍​​ ‌‌‍​‍‌‍ ‌‍‌​‌ ‍‌​‍‌‌​ ‌‌‌​​‍‌‌ ‌‍‍ ‌‍‌‌‌ ‍‌​‍‌‌​ ​ ‌​‌​​‍‌‌​ ​ ‌​‌​​‍‌‌​ ​‍​ ​‍​ ‌​​ ‌ ​ ‌‌​ ‍‌‌‍‌‌‌‍​‍‌‍‌‍‌‍‌​​ ​ ​ ‌‌‌‍​‍​ ​‍​‍‌‌​ ​‍​ ​‍​‍‌‌​ ‌‌‌​‌​​‍ ‍‌‍​ ‌‍‍​‌‍‍‌‌‍ ​‌‍‌​‌ ​‍‌‍‌‌‌‍ ‍​‍‌‌​ ‌‌‌​​‍‌‌ ‌‍‍ ‌‍‌‌‌ ‍‌​‍‌‌​ ​ ‌​‌​​‍‌‌​ ​ ‌​‌​​‍‌‌​ ​‍​ ​‍​ ‍​​ ​​​ ‍​‌‍‌​​ ​ ​ ‌‌‌‍‌​​ ‌​​ ‌‌​ ​ ​ ‌‌‌‍​‍​ ​‌​‍‌‌​ ​‍​ ​‍​‍‌‌​ ‌‌‌​‌​​‍ ‍‌ ‌​‌‍‌‌‌ ‍​‌ ‌​​‍‌‍‌ ​​‌‍‌‌‌ ​‍‌ ​ ‌ ​​‌‍‌‌‌‍​ ‌ ‌​‌‍‍‌‌ ‌‍‌‍‌‌​ ‌‌ ​​‌ ‌‌‌‍​‍‌‍ ​‌‍‍‌‌ ​ ‌‍‍​‌‍‌‌‌‍‌​​‍​‍‌ ‌ and ​​​​‌ ‍ ​‍​‍‌‍ ‌ ​‍‌‍‍‌‌‍‌ ‌‍‍‌‌‍ ‍​‍​‍​ ‍‍​‍​‍‌ ​ ‌‍​‌‌‍ ‍‌‍‍‌‌ ‌​‌ ‍‌​‍ ‍‌‍‍‌‌‍ ​‍​‍​‍ ​​‍​‍‌‍‍​‌ ​‍‌‍‌‌‌‍‌‍​‍​‍​ ‍‍​‍​‍​‍ ‌ ​ ‌ ‌​‌ ‌‌‌‍‌​‌‍‍‌‌‍ ​‍ ‌‍‍‌‌‍ ‍‌ ‌​‌‍‌‌‌‍ ‍‌ ‌​​‍ ‌‍‌‌‌‍‌​‌‍‍‌‌ ‌​​‍ ‌‍ ‌‌‍ ‌‍‌​‌‍‌‌​ ‌‌ ​​‌ ​‍‌‍‌‌‌ ​ ‌‍‌‌‌‍ ‍‌ ‌​‌‍​‌‌ ‌​‌‍‍‌‌‍ ‌‍ ‍​ ‍ ‌‍‍‌‌‍‌​​ ‌‌ ​​‌‍ ‌ ​ ‌ ‌​​‍ ‍‌ ​ ‌‍​‌​‍ ‍‌‍‌ ‌ ​‍‌‍ ‌ ‌ ‌‍‍‌‌‍ ‍‌‍‌ ​‍ ‌‌ ​​‌ ​‍‌‍ ‌‍‌‍‌‍‍‌‌ ‌​‌ ​ ​‍ ‌‌ ‌ ‌‍‍‌‌ ‌​‌‍‍​​‍ ‌‌‍ ‌‌‍‍‌‌‍​ ‌ ​‍‌‍ ‌‍​‍‌‍‌‌‌ ​ ​ ‍ ‌ ‌​‌ ‍‌‌ ​​‌‍‌‌​ ‌‌ ​​‌‍ ‌ ​ ‌ ‌​​ ‍ ‌ ​​‌‍​‌‌ ‌​‌‍‍​​ ‌‌‍​‍‌‍ ‌‍‌​‌ ‍‌​‍‌‌​ ‌‌‌​​‍‌‌ ‌‍‍ ‌‍‌‌‌ ‍‌​‍‌‌​ ​ ‌​‌​​‍‌‌​ ​ ‌​‌​​‍‌‌​ ​‍​ ​‍​ ‌​​ ‌ ​ ‌‌​ ‍‌‌‍‌‌‌‍​‍‌‍‌‍‌‍‌​​ ​ ​ ‌‌‌‍​‍​ ​‍​‍‌‌​ ​‍​ ​‍​‍‌‌​ ‌‌‌​‌​​‍ ‍‌‍​ ‌‍‍​‌‍‍‌‌‍ ​‌‍‌​‌ ​‍‌‍‌‌‌‍ ‍​‍‌‌​ ‌‌‌​​‍‌‌ ‌‍‍ ‌‍‌‌‌ ‍‌​‍‌‌​ ​ ‌​‌​​‍‌‌​ ​ ‌​‌​​‍‌‌​ ​‍​ ​‍​ ‍​​ ​​​ ‍​‌‍‌​​ ​ ​ ‌‌‌‍‌​​ ‌​​ ‌‌​ ​ ​ ‌‌‌‍​‍​ ​‍​‍‌‌​ ​‍​ ​‍​‍‌‌​ ‌‌‌​‌​​‍ ‍‌ ‌​‌‍‌‌‌ ‍​‌ ‌​​ ‌‍​‍‌‍​‌‌ ​ ‌‍‌‌‌‌‌‌‌ ​‍‌‍ ​​ ‌​‍‌‌​ ​‍‌​‌‍‌ ​ ‌ ‌​‌ ‌‌‌‍‌​‌‍‍‌‌‍ ​‍‌‍‌‍‍‌‌‍‌​​ ‌‌ ​​‌‍ ‌ ​ ‌ ‌​​‍ ‍‌ ​ ‌‍​‌​‍ ‍‌‍‌ ‌ ​‍‌‍ ‌ ‌ ‌‍‍‌‌‍ ‍‌‍‌ ​‍ ‌‌ ​​‌ ​‍‌‍ ‌‍‌‍‌‍‍‌‌ ‌​‌ ​ ​‍ ‌‌ ‌ ‌‍‍‌‌ ‌​‌‍‍​​‍ ‌‌‍ ‌‌‍‍‌‌‍​ ‌ ​‍‌‍ ‌‍​‍‌‍‌‌‌ ​ ​‍‌‍‌ ‌​‌ ‍‌‌ ​​‌‍‌‌​ ‌‌ ​​‌‍ ‌ ​ ‌ ‌​​‍‌‍‌ ​​‌‍​‌‌ ‌​‌‍‍​​ ‌‌‍​‍‌‍ ‌‍‌​‌ ‍‌​‍‌‌​ ‌‌‌​​‍‌‌ ‌‍‍ ‌‍‌‌‌ ‍‌​‍‌‌​ ​ ‌​‌​​‍‌‌​ ​ ‌​‌​​‍‌‌​ ​‍​ ​‍​ ‌​​ ‌ ​ ‌‌​ ‍‌‌‍‌‌‌‍​‍‌‍‌‍‌‍‌​​ ​ ​ ‌‌‌‍​‍​ ​‍​‍‌‌​ ​‍​ ​‍​‍‌‌​ ‌‌‌​‌​​‍ ‍‌‍​ ‌‍‍​‌‍‍‌‌‍ ​‌‍‌​‌ ​‍‌‍‌‌‌‍ ‍​‍‌‌​ ‌‌‌​​‍‌‌ ‌‍‍ ‌‍‌‌‌ ‍‌​‍‌‌​ ​ ‌​‌​​‍‌‌​ ​ ‌​‌​​‍‌‌​ ​‍​ ​‍​ ‍​​ ​​​ ‍​‌‍‌​​ ​ ​ ‌‌‌‍‌​​ ‌​​ ‌‌​ ​ ​ ‌‌‌‍​‍​ ​‍​‍‌‌​ ​‍​ ​‍​‍‌‌​ ‌‌‌​‌​​‍ ‍‌ ‌​‌‍‌‌‌ ‍​‌ ‌​​‍‌‍‌ ​​‌‍‌‌‌ ​‍‌ ​ ‌ ​​‌‍‌‌‌‍​ ‌ ‌​‌‍‍‌‌ ‌‍‌‍‌‌​ ‌‌ ​​‌ ‌‌‌‍​‍‌‍ ​‌‍‍‌‌ ​ ‌‍‍​‌‍‌‌‌‍‌​​‍​‍‌ ‌ Bacillus licheniformis​​​​‌ ‍ ​‍​‍‌‍ ‌ ​‍‌‍‍‌‌‍‌ ‌‍‍‌‌‍ ‍​‍​‍​ ‍‍​‍​‍‌ ​ ‌‍​‌‌‍ ‍‌‍‍‌‌ ‌​‌ ‍‌​‍ ‍‌‍‍‌‌‍ ​‍​‍​‍ ​​‍​‍‌‍‍​‌ ​‍‌‍‌‌‌‍‌‍​‍​‍​ ‍‍​‍​‍​‍ ‌ ​ ‌ ‌​‌ ‌‌‌‍‌​‌‍‍‌‌‍ ​‍ ‌‍‍‌‌‍ ‍‌ ‌​‌‍‌‌‌‍ ‍‌ ‌​​‍ ‌‍‌‌‌‍‌​‌‍‍‌‌ ‌​​‍ ‌‍ ‌‌‍ ‌‍‌​‌‍‌‌​ ‌‌ ​​‌ ​‍‌‍‌‌‌ ​ ‌‍‌‌‌‍ ‍‌ ‌​‌‍​‌‌ ‌​‌‍‍‌‌‍ ‌‍ ‍​ ‍ ‌‍‍‌‌‍‌​​ ‌‌ ​​‌‍ ‌ ​ ‌ ‌​​‍ ‍‌ ​ ‌‍​‌​‍ ‍‌‍‌ ‌ ​‍‌‍ ‌ ‌ ‌‍‍‌‌‍ ‍‌‍‌ ​‍ ‌‌ ​​‌ ​‍‌‍ ‌‍‌‍‌‍‍‌‌ ‌​‌ ​ ​‍ ‌‌ ‌ ‌‍‍‌‌ ‌​‌‍‍​​‍ ‌‌‍ ‌‌‍‍‌‌‍​ ‌ ​‍‌‍ ‌‍​‍‌‍‌‌‌ ​ ​ ‍ ‌ ‌​‌ ‍‌‌ ​​‌‍‌‌​ ‌‌ ​​‌‍ ‌ ​ ‌ ‌​​ ‍ ‌ ​​‌‍​‌‌ ‌​‌‍‍​​ ‌‌‍​‍‌‍ ‌‍‌​‌ ‍‌​‍‌‌​ ‌‌‌​​‍‌‌ ‌‍‍ ‌‍‌‌‌ ‍‌​‍‌‌​ ​ ‌​‌​​‍‌‌​ ​ ‌​‌​​‍‌‌​ ​‍​ ​‍​ ‌​​ ‌ ​ ‌‌​ ‍‌‌‍‌‌‌‍​‍‌‍‌‍‌‍‌​​ ​ ​ ‌‌‌‍​‍​ ​‍​‍‌‌​ ​‍​ ​‍​‍‌‌​ ‌‌‌​‌​​‍ ‍‌‍​ ‌‍‍​‌‍‍‌‌‍ ​‌‍‌​‌ ​‍‌‍‌‌‌‍ ‍​‍‌‌​ ‌‌‌​​‍‌‌ ‌‍‍ ‌‍‌‌‌ ‍‌​‍‌‌​ ​ ‌​‌​​‍‌‌​ ​ ‌​‌​​‍‌‌​ ​‍​ ​‍​ ‍​​ ​​​ ‍​‌‍‌​​ ​ ​ ‌‌‌‍‌​​ ‌​​ ‌‌​ ​ ​ ‌‌‌‍​‍​ ​ ​‍‌‌​ ​‍​ ​‍​‍‌‌​ ‌‌‌​‌​​‍ ‍‌ ‌​‌‍‌‌‌ ‍​‌ ‌​​ ‌‍​‍‌‍​‌‌ ​ ‌‍‌‌‌‌‌‌‌ ​‍‌‍ ​​ ‌​‍‌‌​ ​‍‌​‌‍‌ ​ ‌ ‌​‌ ‌‌‌‍‌​‌‍‍‌‌‍ ​‍‌‍‌‍‍‌‌‍‌​​ ‌‌ ​​‌‍ ‌ ​ ‌ ‌​​‍ ‍‌ ​ ‌‍​‌​‍ ‍‌‍‌ ‌ ​‍‌‍ ‌ ‌ ‌‍‍‌‌‍ ‍‌‍‌ ​‍ ‌‌ ​​‌ ​‍‌‍ ‌‍‌‍‌‍‍‌‌ ‌​‌ ​ ​‍ ‌‌ ‌ ‌‍‍‌‌ ‌​‌‍‍​​‍ ‌‌‍ ‌‌‍‍‌‌‍​ ‌ ​‍‌‍ ‌‍​‍‌‍‌‌‌ ​ ​‍‌‍‌ ‌​‌ ‍‌‌ ​​‌‍‌‌​ ‌‌ ​​‌‍ ‌ ​ ‌ ‌​​‍‌‍‌ ​​‌‍​‌‌ ‌​‌‍‍​​ ‌‌‍​‍‌‍ ‌‍‌​‌ ‍‌​‍‌‌​ ‌‌‌​​‍‌‌ ‌‍‍ ‌‍‌‌‌ ‍‌​‍‌‌​ ​ ‌​‌​​‍‌‌​ ​ ‌​‌​​‍‌‌​ ​‍​ ​‍​ ‌​​ ‌ ​ ‌‌​ ‍‌‌‍‌‌‌‍​‍‌‍‌‍‌‍‌​​ ​ ​ ‌‌‌‍​‍​ ​‍​‍‌‌​ ​‍​ ​‍​‍‌‌​ ‌‌‌​‌​​‍ ‍‌‍​ ‌‍‍​‌‍‍‌‌‍ ​‌‍‌​‌ ​‍‌‍‌‌‌‍ ‍​‍‌‌​ ‌‌‌​​‍‌‌ ‌‍‍ ‌‍‌‌‌ ‍‌​‍‌‌​ ​ ‌​‌​​‍‌‌​ ​ ‌​‌​​‍‌‌​ ​‍​ ​‍​ ‍​​ ​​​ ‍​‌‍‌​​ ​ ​ ‌‌‌‍‌​​ ‌​​ ‌‌​ ​ ​ ‌‌‌‍​‍​ ​ ​‍‌‌​ ​‍​ ​‍​‍‌‌​ ‌‌‌​‌​​‍ ‍‌ ‌​‌‍‌‌‌ ‍​‌ ‌​​‍‌‍‌ ​​‌‍‌‌‌ ​‍‌ ​ ‌ ​​‌‍‌‌‌‍​ ‌ ‌​‌‍‍‌‌ ‌‍‌‍‌‌​ ‌‌ ​​‌ ‌‌‌‍​‍‌‍ ​‌‍‍‌‌ ​ ‌‍‍​‌‍‌‌‌‍‌​​‍​‍‌ ‌ that treats sugarcane
roots. Recently released in Brazil, Nemix C helps the plants resist attack from nematodes and increases yield. Nemix C “has characteristics
that would allow us to use it on other crops,” Douglas says.​​​​‌ ‍ ​‍​‍‌‍ ‌ ​‍‌‍‍‌‌‍‌ ‌‍‍‌‌‍ ‍​‍​‍​ ‍‍​‍​‍‌ ​ ‌‍​‌‌‍ ‍‌‍‍‌‌ ‌​‌ ‍‌​‍ ‍‌‍‍‌‌‍ ​‍​‍​‍ ​​‍​‍‌‍‍​‌ ​‍‌‍‌‌‌‍‌‍​‍​‍​ ‍‍​‍​‍​‍ ‌ ​ ‌ ‌​‌ ‌‌‌‍‌​‌‍‍‌‌‍ ​‍ ‌‍‍‌‌‍ ‍‌ ‌​‌‍‌‌‌‍ ‍‌ ‌​​‍ ‌‍‌‌‌‍‌​‌‍‍‌‌ ‌​​‍ ‌‍ ‌‌‍ ‌‍‌​‌‍‌‌​ ‌‌ ​​‌ ​‍‌‍‌‌‌ ​ ‌‍‌‌‌‍ ‍‌ ‌​‌‍​‌‌ ‌​‌‍‍‌‌‍ ‌‍ ‍​ ‍ ‌‍‍‌‌‍‌​​ ‌‌ ​​‌‍ ‌ ​ ‌ ‌​​‍ ‍‌ ​ ‌‍​‌​‍ ‍‌‍‌ ‌ ​‍‌‍ ‌ ‌ ‌‍‍‌‌‍ ‍‌‍‌ ​‍ ‌‌ ​​‌ ​‍‌‍ ‌‍‌‍‌‍‍‌‌ ‌​‌ ​ ​‍ ‌‌ ‌ ‌‍‍‌‌ ‌​‌‍‍​​‍ ‌‌‍ ‌‌‍‍‌‌‍​ ‌ ​‍‌‍ ‌‍​‍‌‍‌‌‌ ​ ​ ‍ ‌ ‌​‌ ‍‌‌ ​​‌‍‌‌​ ‌‌ ​​‌‍ ‌ ​ ‌ ‌​​ ‍ ‌ ​​‌‍​‌‌ ‌​‌‍‍​​ ‌‌‍​‍‌‍ ‌‍‌​‌ ‍‌​‍‌‌​ ‌‌‌​​‍‌‌ ‌‍‍ ‌‍‌‌‌ ‍‌​‍‌‌​ ​ ‌​‌​​‍‌‌​ ​ ‌​‌​​‍‌‌​ ​‍​ ​‍​ ‌​​ ‌ ​ ‌‌​ ‍‌‌‍‌‌‌‍​‍‌‍‌‍‌‍‌​​ ​ ​ ‌‌‌‍​‍​ ​‍​‍‌‌​ ​‍​ ​‍​‍‌‌​ ‌‌‌​‌​​‍ ‍‌‍​ ‌‍‍​‌‍‍‌‌‍ ​‌‍‌​‌ ​‍‌‍‌‌‌‍ ‍​‍‌‌​ ‌‌‌​​‍‌‌ ‌‍‍ ‌‍‌‌‌ ‍‌​‍‌‌​ ​ ‌​‌​​‍‌‌​ ​ ‌​‌​​‍‌‌​ ​‍​ ​‍​ ‍​​ ​​​ ‍​‌‍‌​​ ​ ​ ‌‌‌‍‌​​ ‌​​ ‌‌​ ​ ​ ‌‌‌‍​‍​ ‌​​‍‌‌​ ​‍​ ​‍​‍‌‌​ ‌‌‌​‌​​‍ ‍‌ ‌​‌‍‌‌‌ ‍​‌ ‌​​ ‌‍​‍‌‍​‌‌ ​ ‌‍‌‌‌‌‌‌‌ ​‍‌‍ ​​ ‌​‍‌‌​ ​‍‌​‌‍‌ ​ ‌ ‌​‌ ‌‌‌‍‌​‌‍‍‌‌‍ ​‍‌‍‌‍‍‌‌‍‌​​ ‌‌ ​​‌‍ ‌ ​ ‌ ‌​​‍ ‍‌ ​ ‌‍​‌​‍ ‍‌‍‌ ‌ ​‍‌‍ ‌ ‌ ‌‍‍‌‌‍ ‍‌‍‌ ​‍ ‌‌ ​​‌ ​‍‌‍ ‌‍‌‍‌‍‍‌‌ ‌​‌ ​ ​‍ ‌‌ ‌ ‌‍‍‌‌ ‌​‌‍‍​​‍ ‌‌‍ ‌‌‍‍‌‌‍​ ‌ ​‍‌‍ ‌‍​‍‌‍‌‌‌ ​ ​‍‌‍‌ ‌​‌ ‍‌‌ ​​‌‍‌‌​ ‌‌ ​​‌‍ ‌ ​ ‌ ‌​​‍‌‍‌ ​​‌‍​‌‌ ‌​‌‍‍​​ ‌‌‍​‍‌‍ ‌‍‌​‌ ‍‌​‍‌‌​ ‌‌‌​​‍‌‌ ‌‍‍ ‌‍‌‌‌ ‍‌​‍‌‌​ ​ ‌​‌​​‍‌‌​ ​ ‌​‌​​‍‌‌​ ​‍​ ​‍​ ‌​​ ‌ ​ ‌‌​ ‍‌‌‍‌‌‌‍​‍‌‍‌‍‌‍‌​​ ​ ​ ‌‌‌‍​‍​ ​‍​‍‌‌​ ​‍​ ​‍​‍‌‌​ ‌‌‌​‌​​‍ ‍‌‍​ ‌‍‍​‌‍‍‌‌‍ ​‌‍‌​‌ ​‍‌‍‌‌‌‍ ‍​‍‌‌​ ‌‌‌​​‍‌‌ ‌‍‍ ‌‍‌‌‌ ‍‌​‍‌‌​ ​ ‌​‌​​‍‌‌​ ​ ‌​‌​​‍‌‌​ ​‍​ ​‍​ ‍​​ ​​​ ‍​‌‍‌​​ ​ ​ ‌‌‌‍‌​​ ‌​​ ‌‌​ ​ ​ ‌‌‌‍​‍​ ‌​​‍‌‌​ ​‍​ ​‍​‍‌‌​ ‌‌‌​‌​​‍ ‍‌ ‌​‌‍‌‌‌ ‍​‌ ‌​​‍‌‍‌ ​​‌‍‌‌‌ ​‍‌ ​ ‌ ​​‌‍‌‌‌‍​ ‌ ‌​‌‍‍‌‌ ‌‍‌‍‌‌​ ‌‌ ​​‌ ‌‌‌‍​‍‌‍ ​‌‍‍‌‌ ​ ‌‍‍​‌‍‌‌‌‍‌​​‍​‍‌ ‌